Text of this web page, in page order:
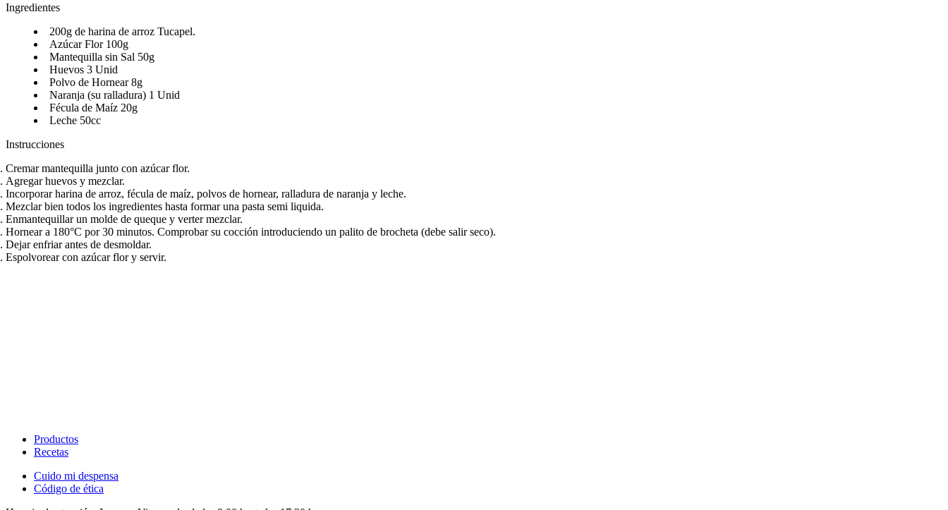
Ingredientes
200g de harina de arroz Tucapel.​​​​‌ ‍ ​‍​‍‌‍ ‌ ​‍‌‍‍‌‌‍‌ ‌‍‍‌‌‍ ‍​‍​‍​ ‍‍​‍​‍‌ ​ ‌‍​‌‌‍ ‍‌‍‍‌‌ ‌​‌ ‍‌​‍ ‍‌‍‍‌‌‍ ​‍​‍​‍ ​​‍​‍‌‍‍​‌ ​‍‌‍‌‌‌‍‌‍​‍​‍​ ‍‍​‍​‍‌‍‍​‌ ‌​‌ ‌​‌ ​​‌ ​ ​ ‍‍​‍ ​‍ ‌ ‌​‌ ‌‌‌‍​ ‌‍​‌‌ ​​‌‍‌‌‌‍ ​​‍ ‍‌ ​ ‌‍​‌‌‍ ‍‌‍‍‌‌ ‌​‌ ‍‌​‍ ‍‌ ​ ‌ ‌​‌ ‌‌‌‍‌​‌‍‍‌‌‍ ​‍ ‌‍‍‌‌‍ ‍‌ ‌​‌‍‌‌‌‍ ‍‌ ‌​​‍ ‌‍‌‌‌‍‌​‌‍‍‌‌ ‌​​‍ ‌‍ ‌‌‍ ‌‍‌​‌‍‌‌​ ‌‌ ​​‌ ​‍‌‍‌‌‌ ​ ‌‍‌‌‌‍ ‍‌ ‌​‌‍​‌‌ ‌​‌‍‍‌‌‍ ‌‍ ‍​ ‍ ‌‍‍‌‌‍‌​​ ‌‌ ​‍‌‍‌‌‌‍​ ‌‍‍‌‌ ​​‌‍‌‌​‍ ‌​ ‍​​ ​​​ ‌ ​ ‍​​ ‍ ‌ ‌​‌ ‍‌‌ ​​‌‍‌‌​ ‌‌ ​‍‌‍‌‌‌‍​ ‌‍‍‌‌ ​​‌‍‌‌​ ‍ ‌ ​​‌‍​‌‌ ‌​‌‍‍​​ ‌‌‍‍‌‌‍ ‍‌‍‌ ‌ ​‍‌‍‌‌‌‍‌​‌‍‍‌‌‍‌‌‌‍ ‍‌ ‌​‌ ​ ​‍‌‌​ ‌‌‌​​‍‌‌ ‌‍‍ ‌‍‌‌‌ ‍‌​‍‌‌​ ​ ‌​‌​​‍‌‌​ ​ ‌​‌​​‍‌‌​ ​‍​ ​‍‌‍‌​‌‍​‌‌‍​ ​ ‍​​ ​ ‌‍​‍​ ‌‌‌‍‌‌‌‍‌‌​ ​​‌‍​‌​ ‌‌​‍‌‌​ ​‍​ ​‍​‍‌‌​ ‌‌‌​‌​​‍ ‍‌‍​ ‌‍‍​‌‍‍‌‌‍ ​‌‍‌​‌ ​‍‌‍‌‌‌‍ ‍​‍‌‌​ ‌‌‌​​‍‌‌ ‌‍‍ ‌‍‌‌‌ ‍‌​‍‌‌​ ​ ‌​‌​​‍‌‌​ ​ ‌​‌​​‍‌‌​ ​‍​ ​‍‌‍​‌‌‍‌‍‌‍‌‍​ ‍‌‌‍‌‍​ ​ ​ ‌‍​ ‍​‌‍‌​​ ‌‍​ ​​‌‍‌​​‍‌‌​ ​‍​ ​‍​‍‌‌​ ‌‌‌​‌​​‍ ‍‌ ‌​‌‍‌‌‌ ‍​‌ ‌​​ ‌‍​‍‌‍​‌‌ ​ ‌‍‌‌‌‌‌‌‌ ​‍‌‍ ​​ ‌‌‍‍​‌ ‌​‌ ‌​‌ ​​‌ ​ ​‍‌‌​ ​ ‌​​‌​‍‌‌​ ​‍‌​‌‍​‍‌‌​ ​‍‌​‌‍‌ ‌​‌ ‌‌‌‍​ ‌‍​‌‌ ​​‌‍‌‌‌‍ ​​‍ ‍‌ ​ ‌‍​‌‌‍ ‍‌‍‍‌‌ ‌​‌ ‍‌​‍ ‍‌ ​ ‌ ‌​‌ ‌‌‌‍‌​‌‍‍‌‌‍ ​‍‌‍‌‍‍‌‌‍‌​​ ‌‌ ​‍‌‍‌‌‌‍​ ‌‍‍‌‌ ​​‌‍‌‌​‍ ‌​ ‍​​ ​​​ ‌ ​ ‍​​‍‌‍‌ ‌​‌ ‍‌‌ ​​‌‍‌‌​ ‌‌ ​‍‌‍‌‌‌‍​ ‌‍‍‌‌ ​​‌‍‌‌​‍‌‍‌ ​​‌‍​‌‌ ‌​‌‍‍​​ ‌‌‍‍‌‌‍ ‍‌‍‌ ‌ ​‍‌‍‌‌‌‍‌​‌‍‍‌‌‍‌‌‌‍ ‍‌ ‌​‌ ​ ​‍‌‌​ ‌‌‌​​‍‌‌ ‌‍‍ ‌‍‌‌‌ ‍‌​‍‌‌​ ​ ‌​‌​​‍‌‌​ ​ ‌​‌​​‍‌‌​ ​‍​ ​‍‌‍‌​‌‍​‌‌‍​ ​ ‍​​ ​ ‌‍​‍​ ‌‌‌‍‌‌‌‍‌‌​ ​​‌‍​‌​ ‌‌​‍‌‌​ ​‍​ ​‍​‍‌‌​ ‌‌‌​‌​​‍ ‍‌‍​ ‌‍‍​‌‍‍‌‌‍ ​‌‍‌​‌ ​‍‌‍‌‌‌‍ ‍​‍‌‌​ ‌‌‌​​‍‌‌ ‌‍‍ ‌‍‌‌‌ ‍‌​‍‌‌​ ​ ‌​‌​​‍‌‌​ ​ ‌​‌​​‍‌‌​ ​‍​ ​‍‌‍​‌‌‍‌‍‌‍‌‍​ ‍‌‌‍‌‍​ ​ ​ ‌‍​ ‍​‌‍‌​​ ‌‍​ ​​‌‍‌​​‍‌‌​ ​‍​ ​‍​‍‌‌​ ‌‌‌​‌​​‍ ‍‌ ‌​‌‍‌‌‌ ‍​‌ ‌​​‍‌‍‌ ​​‌‍‌‌‌ ​‍‌ ​ ‌ ​​‌‍‌‌‌‍​ ‌ ‌​‌‍‍‌‌ ‌‍‌‍‌‌​ ‌‌ ​​‌ ‌‌‌‍​‍‌‍ ​‌‍‍‌‌ ​ ‌‍‍​‌‍‌‌‌‍‌​​‍​‍‌ ‌
Azúcar Flor 100g​​​​‌ ‍ ​‍​‍‌‍ ‌ ​‍‌‍‍‌‌‍‌ ‌‍‍‌‌‍ ‍​‍​‍​ ‍‍​‍​‍‌ ​ ‌‍​‌‌‍ ‍‌‍‍‌‌ ‌​‌ ‍‌​‍ ‍‌‍‍‌‌‍ ​‍​‍​‍ ​​‍​‍‌‍‍​‌ ​‍‌‍‌‌‌‍‌‍​‍​‍​ ‍‍​‍​‍‌‍‍​‌ ‌​‌ ‌​‌ ​​‌ ​ ​ ‍‍​‍ ​‍ ‌ ‌​‌ ‌‌‌‍​ ‌‍​‌‌ ​​‌‍‌‌‌‍ ​​‍ ‍‌ ​ ‌‍​‌‌‍ ‍‌‍‍‌‌ ‌​‌ ‍‌​‍ ‍‌ ​ ‌ ‌​‌ ‌‌‌‍‌​‌‍‍‌‌‍ ​‍ ‌‍‍‌‌‍ ‍‌ ‌​‌‍‌‌‌‍ ‍‌ ‌​​‍ ‌‍‌‌‌‍‌​‌‍‍‌‌ ‌​​‍ ‌‍ ‌‌‍ ‌‍‌​‌‍‌‌​ ‌‌ ​​‌ ​‍‌‍‌‌‌ ​ ‌‍‌‌‌‍ ‍‌ ‌​‌‍​‌‌ ‌​‌‍‍‌‌‍ ‌‍ ‍​ ‍ ‌‍‍‌‌‍‌​​ ‌‌ ​‍‌‍‌‌‌‍​ ‌‍‍‌‌ ​​‌‍‌‌​‍ ‌​ ‍​​ ​​​ ‌ ​ ‍​​ ‍ ‌ ‌​‌ ‍‌‌ ​​‌‍‌‌​ ‌‌ ​‍‌‍‌‌‌‍​ ‌‍‍‌‌ ​​‌‍‌‌​ ‍ ‌ ​​‌‍​‌‌ ‌​‌‍‍​​ ‌‌‍‍‌‌‍ ‍‌‍‌ ‌ ​‍‌‍‌‌‌‍‌​‌‍‍‌‌‍‌‌‌‍ ‍‌ ‌​‌ ​ ​‍‌‌​ ‌‌‌​​‍‌‌ ‌‍‍ ‌‍‌‌‌ ‍‌​‍‌‌​ ​ ‌​‌​​‍‌‌​ ​ ‌​‌​​‍‌‌​ ​‍​ ​‍​ ‍‌​ ​​​ ‍‌‌‍‌‌‌‍​‌‌‍‌‌​ ‍​​ ​‌​ ​‌‌‍​ ‌‍​ ‌‍‌​​‍‌‌​ ​‍​ ​‍​‍‌‌​ ‌‌‌​‌​​‍ ‍‌‍​ ‌‍‍​‌‍‍‌‌‍ ​‌‍‌​‌ ​‍‌‍‌‌‌‍ ‍​‍‌‌​ ‌‌‌​​‍‌‌ ‌‍‍ ‌‍‌‌‌ ‍‌​‍‌‌​ ​ ‌​‌​​‍‌‌​ ​ ‌​‌​​‍‌‌​ ​‍​ ​‍‌‍​ ​ ​‌​ ​ ​ ​‍‌‍​ ​ ‍‌‌‍‌‍​ ​​​ ‌‌​ ​ ‌‍‌‌‌‍‌‍​‍‌‌​ ​‍​ ​‍​‍‌‌​ ‌‌‌​‌​​‍ ‍‌ ‌​‌‍‌‌‌ ‍​‌ ‌​​ ‌‍​‍‌‍​‌‌ ​ ‌‍‌‌‌‌‌‌‌ ​‍‌‍ ​​ ‌‌‍‍​‌ ‌​‌ ‌​‌ ​​‌ ​ ​‍‌‌​ ​ ‌​​‌​‍‌‌​ ​‍‌​‌‍​‍‌‌​ ​‍‌​‌‍‌ ‌​‌ ‌‌‌‍​ ‌‍​‌‌ ​​‌‍‌‌‌‍ ​​‍ ‍‌ ​ ‌‍​‌‌‍ ‍‌‍‍‌‌ ‌​‌ ‍‌​‍ ‍‌ ​ ‌ ‌​‌ ‌‌‌‍‌​‌‍‍‌‌‍ ​‍‌‍‌‍‍‌‌‍‌​​ ‌‌ ​‍‌‍‌‌‌‍​ ‌‍‍‌‌ ​​‌‍‌‌​‍ ‌​ ‍​​ ​​​ ‌ ​ ‍​​‍‌‍‌ ‌​‌ ‍‌‌ ​​‌‍‌‌​ ‌‌ ​‍‌‍‌‌‌‍​ ‌‍‍‌‌ ​​‌‍‌‌​‍‌‍‌ ​​‌‍​‌‌ ‌​‌‍‍​​ ‌‌‍‍‌‌‍ ‍‌‍‌ ‌ ​‍‌‍‌‌‌‍‌​‌‍‍‌‌‍‌‌‌‍ ‍‌ ‌​‌ ​ ​‍‌‌​ ‌‌‌​​‍‌‌ ‌‍‍ ‌‍‌‌‌ ‍‌​‍‌‌​ ​ ‌​‌​​‍‌‌​ ​ ‌​‌​​‍‌‌​ ​‍​ ​‍​ ‍‌​ ​​​ ‍‌‌‍‌‌‌‍​‌‌‍‌‌​ ‍​​ ​‌​ ​‌‌‍​ ‌‍​ ‌‍‌​​‍‌‌​ ​‍​ ​‍​‍‌‌​ ‌‌‌​‌​​‍ ‍‌‍​ ‌‍‍​‌‍‍‌‌‍ ​‌‍‌​‌ ​‍‌‍‌‌‌‍ ‍​‍‌‌​ ‌‌‌​​‍‌‌ ‌‍‍ ‌‍‌‌‌ ‍‌​‍‌‌​ ​ ‌​‌​​‍‌‌​ ​ ‌​‌​​‍‌‌​ ​‍​ ​‍‌‍​ ​ ​‌​ ​ ​ ​‍‌‍​ ​ ‍‌‌‍‌‍​ ​​​ ‌‌​ ​ ‌‍‌‌‌‍‌‍​‍‌‌​ ​‍​ ​‍​‍‌‌​ ‌‌‌​‌​​‍ ‍‌ ‌​‌‍‌‌‌ ‍​‌ ‌​​‍‌‍‌ ​​‌‍‌‌‌ ​‍‌ ​ ‌ ​​‌‍‌‌‌‍​ ‌ ‌​‌‍‍‌‌ ‌‍‌‍‌‌​ ‌‌ ​​‌ ‌‌‌‍​‍‌‍ ​‌‍‍‌‌ ​ ‌‍‍​‌‍‌‌‌‍‌​​‍​‍‌ ‌
Mantequilla sin Sal 50g​​​​‌ ‍ ​‍​‍‌‍ ‌ ​‍‌‍‍‌‌‍‌ ‌‍‍‌‌‍ ‍​‍​‍​ ‍‍​‍​‍‌ ​ ‌‍​‌‌‍ ‍‌‍‍‌‌ ‌​‌ ‍‌​‍ ‍‌‍‍‌‌‍ ​‍​‍​‍ ​​‍​‍‌‍‍​‌ ​‍‌‍‌‌‌‍‌‍​‍​‍​ ‍‍​‍​‍‌‍‍​‌ ‌​‌ ‌​‌ ​​‌ ​ ​ ‍‍​‍ ​‍ ‌ ‌​‌ ‌‌‌‍​ ‌‍​‌‌ ​​‌‍‌‌‌‍ ​​‍ ‍‌ ​ ‌‍​‌‌‍ ‍‌‍‍‌‌ ‌​‌ ‍‌​‍ ‍‌ ​ ‌ ‌​‌ ‌‌‌‍‌​‌‍‍‌‌‍ ​‍ ‌‍‍‌‌‍ ‍‌ ‌​‌‍‌‌‌‍ ‍‌ ‌​​‍ ‌‍‌‌‌‍‌​‌‍‍‌‌ ‌​​‍ ‌‍ ‌‌‍ ‌‍‌​‌‍‌‌​ ‌‌ ​​‌ ​‍‌‍‌‌‌ ​ ‌‍‌‌‌‍ ‍‌ ‌​‌‍​‌‌ ‌​‌‍‍‌‌‍ ‌‍ ‍​ ‍ ‌‍‍‌‌‍‌​​ ‌‌ ​‍‌‍‌‌‌‍​ ‌‍‍‌‌ ​​‌‍‌‌​‍ ‌​ ‍​​ ​​​ ‌ ​ ‍​​ ‍ ‌ ‌​‌ ‍‌‌ ​​‌‍‌‌​ ‌‌ ​‍‌‍‌‌‌‍​ ‌‍‍‌‌ ​​‌‍‌‌​ ‍ ‌ ​​‌‍​‌‌ ‌​‌‍‍​​ ‌‌‍‍‌‌‍ ‍‌‍‌ ‌ ​‍‌‍‌‌‌‍‌​‌‍‍‌‌‍‌‌‌‍ ‍‌ ‌​‌ ​ ​‍‌‌​ ‌‌‌​​‍‌‌ ‌‍‍ ‌‍‌‌‌ ‍‌​‍‌‌​ ​ ‌​‌​​‍‌‌​ ​ ‌​‌​​‍‌‌​ ​‍​ ​‍​ ‌‍‌‍‌​‌‍​ ​ ‌ ‌‍‌​​ ‍​​ ‍​‌‍​‌​ ‌​​ ‌‍​ ‌‍​ ​​​‍‌‌​ ​‍​ ​‍​‍‌‌​ ‌‌‌​‌​​‍ ‍‌‍​ ‌‍‍​‌‍‍‌‌‍ ​‌‍‌​‌ ​‍‌‍‌‌‌‍ ‍​‍‌‌​ ‌‌‌​​‍‌‌ ‌‍‍ ‌‍‌‌‌ ‍‌​‍‌‌​ ​ ‌​‌​​‍‌‌​ ​ ‌​‌​​‍‌‌​ ​‍​ ​‍​ ​​‌‍​ ​ ‍‌​ ​‌‌‍​‍​ ​ ‌‍​ ​ ‌‍‌‍​‍‌‍‌‍​ ‌​‌‍‌‍​‍‌‌​ ​‍​ ​‍​‍‌‌​ ‌‌‌​‌​​‍ ‍‌ ‌​‌‍‌‌‌ ‍​‌ ‌​​ ‌‍​‍‌‍​‌‌ ​ ‌‍‌‌‌‌‌‌‌ ​‍‌‍ ​​ ‌‌‍‍​‌ ‌​‌ ‌​‌ ​​‌ ​ ​‍‌‌​ ​ ‌​​‌​‍‌‌​ ​‍‌​‌‍​‍‌‌​ ​‍‌​‌‍‌ ‌​‌ ‌‌‌‍​ ‌‍​‌‌ ​​‌‍‌‌‌‍ ​​‍ ‍‌ ​ ‌‍​‌‌‍ ‍‌‍‍‌‌ ‌​‌ ‍‌​‍ ‍‌ ​ ‌ ‌​‌ ‌‌‌‍‌​‌‍‍‌‌‍ ​‍‌‍‌‍‍‌‌‍‌​​ ‌‌ ​‍‌‍‌‌‌‍​ ‌‍‍‌‌ ​​‌‍‌‌​‍ ‌​ ‍​​ ​​​ ‌ ​ ‍​​‍‌‍‌ ‌​‌ ‍‌‌ ​​‌‍‌‌​ ‌‌ ​‍‌‍‌‌‌‍​ ‌‍‍‌‌ ​​‌‍‌‌​‍‌‍‌ ​​‌‍​‌‌ ‌​‌‍‍​​ ‌‌‍‍‌‌‍ ‍‌‍‌ ‌ ​‍‌‍‌‌‌‍‌​‌‍‍‌‌‍‌‌‌‍ ‍‌ ‌​‌ ​ ​‍‌‌​ ‌‌‌​​‍‌‌ ‌‍‍ ‌‍‌‌‌ ‍‌​‍‌‌​ ​ ‌​‌​​‍‌‌​ ​ ‌​‌​​‍‌‌​ ​‍​ ​‍​ ‌‍‌‍‌​‌‍​ ​ ‌ ‌‍‌​​ ‍​​ ‍​‌‍​‌​ ‌​​ ‌‍​ ‌‍​ ​​​‍‌‌​ ​‍​ ​‍​‍‌‌​ ‌‌‌​‌​​‍ ‍‌‍​ ‌‍‍​‌‍‍‌‌‍ ​‌‍‌​‌ ​‍‌‍‌‌‌‍ ‍​‍‌‌​ ‌‌‌​​‍‌‌ ‌‍‍ ‌‍‌‌‌ ‍‌​‍‌‌​ ​ ‌​‌​​‍‌‌​ ​ ‌​‌​​‍‌‌​ ​‍​ ​‍​ ​​‌‍​ ​ ‍‌​ ​‌‌‍​‍​ ​ ‌‍​ ​ ‌‍‌‍​‍‌‍‌‍​ ‌​‌‍‌‍​‍‌‌​ ​‍​ ​‍​‍‌‌​ ‌‌‌​‌​​‍ ‍‌ ‌​‌‍‌‌‌ ‍​‌ ‌​​‍‌‍‌ ​​‌‍‌‌‌ ​‍‌ ​ ‌ ​​‌‍‌‌‌‍​ ‌ ‌​‌‍‍‌‌ ‌‍‌‍‌‌​ ‌‌ ​​‌ ‌‌‌‍​‍‌‍ ​‌‍‍‌‌ ​ ‌‍‍​‌‍‌‌‌‍‌​​‍​‍‌ ‌
Huevos 3 Unid​​​​‌ ‍ ​‍​‍‌‍ ‌ ​‍‌‍‍‌‌‍‌ ‌‍‍‌‌‍ ‍​‍​‍​ ‍‍​‍​‍‌ ​ ‌‍​‌‌‍ ‍‌‍‍‌‌ ‌​‌ ‍‌​‍ ‍‌‍‍‌‌‍ ​‍​‍​‍ ​​‍​‍‌‍‍​‌ ​‍‌‍‌‌‌‍‌‍​‍​‍​ ‍‍​‍​‍‌‍‍​‌ ‌​‌ ‌​‌ ​​‌ ​ ​ ‍‍​‍ ​‍ ‌ ‌​‌ ‌‌‌‍​ ‌‍​‌‌ ​​‌‍‌‌‌‍ ​​‍ ‍‌ ​ ‌‍​‌‌‍ ‍‌‍‍‌‌ ‌​‌ ‍‌​‍ ‍‌ ​ ‌ ‌​‌ ‌‌‌‍‌​‌‍‍‌‌‍ ​‍ ‌‍‍‌‌‍ ‍‌ ‌​‌‍‌‌‌‍ ‍‌ ‌​​‍ ‌‍‌‌‌‍‌​‌‍‍‌‌ ‌​​‍ ‌‍ ‌‌‍ ‌‍‌​‌‍‌‌​ ‌‌ ​​‌ ​‍‌‍‌‌‌ ​ ‌‍‌‌‌‍ ‍‌ ‌​‌‍​‌‌ ‌​‌‍‍‌‌‍ ‌‍ ‍​ ‍ ‌‍‍‌‌‍‌​​ ‌‌ ​‍‌‍‌‌‌‍​ ‌‍‍‌‌ ​​‌‍‌‌​‍ ‌​ ‍​​ ​​​ ‌ ​ ‍​​ ‍ ‌ ‌​‌ ‍‌‌ ​​‌‍‌‌​ ‌‌ ​‍‌‍‌‌‌‍​ ‌‍‍‌‌ ​​‌‍‌‌​ ‍ ‌ ​​‌‍​‌‌ ‌​‌‍‍​​ ‌‌‍‍‌‌‍ ‍‌‍‌ ‌ ​‍‌‍‌‌‌‍‌​‌‍‍‌‌‍‌‌‌‍ ‍‌ ‌​‌ ​ ​‍‌‌​ ‌‌‌​​‍‌‌ ‌‍‍ ‌‍‌‌‌ ‍‌​‍‌‌​ ​ ‌​‌​​‍‌‌​ ​ ‌​‌​​‍‌‌​ ​‍​ ​‍‌‍​‌‌‍​‌‌‍​‍‌‍‌​​ ​‌​ ‌‌​ ​‌‌‍​‍‌‍‌‌​ ​‌‌‍​‌​ ‌​​‍‌‌​ ​‍​ ​‍​‍‌‌​ ‌‌‌​‌​​‍ ‍‌‍​ ‌‍‍​‌‍‍‌‌‍ ​‌‍‌​‌ ​‍‌‍‌‌‌‍ ‍​‍‌‌​ ‌‌‌​​‍‌‌ ‌‍‍ ‌‍‌‌‌ ‍‌​‍‌‌​ ​ ‌​‌​​‍‌‌​ ​ ‌​‌​​‍‌‌​ ​‍​ ​‍‌‍​‍‌‍‌‌​ ​ ​ ​ ​ ‌​​ ​‌​ ​ ​ ‍‌​ ‌​​ ‌​​ ‌‌‌‍‌‌​‍‌‌​ ​‍​ ​‍​‍‌‌​ ‌‌‌​‌​​‍ ‍‌ ‌​‌‍‌‌‌ ‍​‌ ‌​​ ‌‍​‍‌‍​‌‌ ​ ‌‍‌‌‌‌‌‌‌ ​‍‌‍ ​​ ‌‌‍‍​‌ ‌​‌ ‌​‌ ​​‌ ​ ​‍‌‌​ ​ ‌​​‌​‍‌‌​ ​‍‌​‌‍​‍‌‌​ ​‍‌​‌‍‌ ‌​‌ ‌‌‌‍​ ‌‍​‌‌ ​​‌‍‌‌‌‍ ​​‍ ‍‌ ​ ‌‍​‌‌‍ ‍‌‍‍‌‌ ‌​‌ ‍‌​‍ ‍‌ ​ ‌ ‌​‌ ‌‌‌‍‌​‌‍‍‌‌‍ ​‍‌‍‌‍‍‌‌‍‌​​ ‌‌ ​‍‌‍‌‌‌‍​ ‌‍‍‌‌ ​​‌‍‌‌​‍ ‌​ ‍​​ ​​​ ‌ ​ ‍​​‍‌‍‌ ‌​‌ ‍‌‌ ​​‌‍‌‌​ ‌‌ ​‍‌‍‌‌‌‍​ ‌‍‍‌‌ ​​‌‍‌‌​‍‌‍‌ ​​‌‍​‌‌ ‌​‌‍‍​​ ‌‌‍‍‌‌‍ ‍‌‍‌ ‌ ​‍‌‍‌‌‌‍‌​‌‍‍‌‌‍‌‌‌‍ ‍‌ ‌​‌ ​ ​‍‌‌​ ‌‌‌​​‍‌‌ ‌‍‍ ‌‍‌‌‌ ‍‌​‍‌‌​ ​ ‌​‌​​‍‌‌​ ​ ‌​‌​​‍‌‌​ ​‍​ ​‍‌‍​‌‌‍​‌‌‍​‍‌‍‌​​ ​‌​ ‌‌​ ​‌‌‍​‍‌‍‌‌​ ​‌‌‍​‌​ ‌​​‍‌‌​ ​‍​ ​‍​‍‌‌​ ‌‌‌​‌​​‍ ‍‌‍​ ‌‍‍​‌‍‍‌‌‍ ​‌‍‌​‌ ​‍‌‍‌‌‌‍ ‍​‍‌‌​ ‌‌‌​​‍‌‌ ‌‍‍ ‌‍‌‌‌ ‍‌​‍‌‌​ ​ ‌​‌​​‍‌‌​ ​ ‌​‌​​‍‌‌​ ​‍​ ​‍‌‍​‍‌‍‌‌​ ​ ​ ​ ​ ‌​​ ​‌​ ​ ​ ‍‌​ ‌​​ ‌​​ ‌‌‌‍‌‌​‍‌‌​ ​‍​ ​‍​‍‌‌​ ‌‌‌​‌​​‍ ‍‌ ‌​‌‍‌‌‌ ‍​‌ ‌​​‍‌‍‌ ​​‌‍‌‌‌ ​‍‌ ​ ‌ ​​‌‍‌‌‌‍​ ‌ ‌​‌‍‍‌‌ ‌‍‌‍‌‌​ ‌‌ ​​‌ ‌‌‌‍​‍‌‍ ​‌‍‍‌‌ ​ ‌‍‍​‌‍‌‌‌‍‌​​‍​‍‌ ‌
Polvo de Hornear 8g​​​​‌ ‍ ​‍​‍‌‍ ‌ ​‍‌‍‍‌‌‍‌ ‌‍‍‌‌‍ ‍​‍​‍​ ‍‍​‍​‍‌ ​ ‌‍​‌‌‍ ‍‌‍‍‌‌ ‌​‌ ‍‌​‍ ‍‌‍‍‌‌‍ ​‍​‍​‍ ​​‍​‍‌‍‍​‌ ​‍‌‍‌‌‌‍‌‍​‍​‍​ ‍‍​‍​‍‌‍‍​‌ ‌​‌ ‌​‌ ​​‌ ​ ​ ‍‍​‍ ​‍ ‌ ‌​‌ ‌‌‌‍​ ‌‍​‌‌ ​​‌‍‌‌‌‍ ​​‍ ‍‌ ​ ‌‍​‌‌‍ ‍‌‍‍‌‌ ‌​‌ ‍‌​‍ ‍‌ ​ ‌ ‌​‌ ‌‌‌‍‌​‌‍‍‌‌‍ ​‍ ‌‍‍‌‌‍ ‍‌ ‌​‌‍‌‌‌‍ ‍‌ ‌​​‍ ‌‍‌‌‌‍‌​‌‍‍‌‌ ‌​​‍ ‌‍ ‌‌‍ ‌‍‌​‌‍‌‌​ ‌‌ ​​‌ ​‍‌‍‌‌‌ ​ ‌‍‌‌‌‍ ‍‌ ‌​‌‍​‌‌ ‌​‌‍‍‌‌‍ ‌‍ ‍​ ‍ ‌‍‍‌‌‍‌​​ ‌‌ ​‍‌‍‌‌‌‍​ ‌‍‍‌‌ ​​‌‍‌‌​‍ ‌​ ‍​​ ​​​ ‌ ​ ‍​​ ‍ ‌ ‌​‌ ‍‌‌ ​​‌‍‌‌​ ‌‌ ​‍‌‍‌‌‌‍​ ‌‍‍‌‌ ​​‌‍‌‌​ ‍ ‌ ​​‌‍​‌‌ ‌​‌‍‍​​ ‌‌‍‍‌‌‍ ‍‌‍‌ ‌ ​‍‌‍‌‌‌‍‌​‌‍‍‌‌‍‌‌‌‍ ‍‌ ‌​‌ ​ ​‍‌‌​ ‌‌‌​​‍‌‌ ‌‍‍ ‌‍‌‌‌ ‍‌​‍‌‌​ ​ ‌​‌​​‍‌‌​ ​ ‌​‌​​‍‌‌​ ​‍​ ​‍‌‍​‍​ ​‌‌‍‌​​ ‌ ‌‍​‌​ ‍​​ ​​​ ‌‍​ ‍​​ ‌ ‌‍‌‍‌‍‌‌​‍‌‌​ ​‍​ ​‍​‍‌‌​ ‌‌‌​‌​​‍ ‍‌‍​ ‌‍‍​‌‍‍‌‌‍ ​‌‍‌​‌ ​‍‌‍‌‌‌‍ ‍​‍‌‌​ ‌‌‌​​‍‌‌ ‌‍‍ ‌‍‌‌‌ ‍‌​‍‌‌​ ​ ‌​‌​​‍‌‌​ ​ ‌​‌​​‍‌‌​ ​‍​ ​‍​ ‌ ‌‍‌​​ ‍​​ ​ ​ ‌​​ ‌‍​ ​‌‌‍​‍​ ​‌​ ​​​ ‍​​ ​‌​‍‌‌​ ​‍​ ​‍​‍‌‌​ ‌‌‌​‌​​‍ ‍‌ ‌​‌‍‌‌‌ ‍​‌ ‌​​ ‌‍​‍‌‍​‌‌ ​ ‌‍‌‌‌‌‌‌‌ ​‍‌‍ ​​ ‌‌‍‍​‌ ‌​‌ ‌​‌ ​​‌ ​ ​‍‌‌​ ​ ‌​​‌​‍‌‌​ ​‍‌​‌‍​‍‌‌​ ​‍‌​‌‍‌ ‌​‌ ‌‌‌‍​ ‌‍​‌‌ ​​‌‍‌‌‌‍ ​​‍ ‍‌ ​ ‌‍​‌‌‍ ‍‌‍‍‌‌ ‌​‌ ‍‌​‍ ‍‌ ​ ‌ ‌​‌ ‌‌‌‍‌​‌‍‍‌‌‍ ​‍‌‍‌‍‍‌‌‍‌​​ ‌‌ ​‍‌‍‌‌‌‍​ ‌‍‍‌‌ ​​‌‍‌‌​‍ ‌​ ‍​​ ​​​ ‌ ​ ‍​​‍‌‍‌ ‌​‌ ‍‌‌ ​​‌‍‌‌​ ‌‌ ​‍‌‍‌‌‌‍​ ‌‍‍‌‌ ​​‌‍‌‌​‍‌‍‌ ​​‌‍​‌‌ ‌​‌‍‍​​ ‌‌‍‍‌‌‍ ‍‌‍‌ ‌ ​‍‌‍‌‌‌‍‌​‌‍‍‌‌‍‌‌‌‍ ‍‌ ‌​‌ ​ ​‍‌‌​ ‌‌‌​​‍‌‌ ‌‍‍ ‌‍‌‌‌ ‍‌​‍‌‌​ ​ ‌​‌​​‍‌‌​ ​ ‌​‌​​‍‌‌​ ​‍​ ​‍‌‍​‍​ ​‌‌‍‌​​ ‌ ‌‍​‌​ ‍​​ ​​​ ‌‍​ ‍​​ ‌ ‌‍‌‍‌‍‌‌​‍‌‌​ ​‍​ ​‍​‍‌‌​ ‌‌‌​‌​​‍ ‍‌‍​ ‌‍‍​‌‍‍‌‌‍ ​‌‍‌​‌ ​‍‌‍‌‌‌‍ ‍​‍‌‌​ ‌‌‌​​‍‌‌ ‌‍‍ ‌‍‌‌‌ ‍‌​‍‌‌​ ​ ‌​‌​​‍‌‌​ ​ ‌​‌​​‍‌‌​ ​‍​ ​‍​ ‌ ‌‍‌​​ ‍​​ ​ ​ ‌​​ ‌‍​ ​‌‌‍​‍​ ​‌​ ​​​ ‍​​ ​‌​‍‌‌​ ​‍​ ​‍​‍‌‌​ ‌‌‌​‌​​‍ ‍‌ ‌​‌‍‌‌‌ ‍​‌ ‌​​‍‌‍‌ ​​‌‍‌‌‌ ​‍‌ ​ ‌ ​​‌‍‌‌‌‍​ ‌ ‌​‌‍‍‌‌ ‌‍‌‍‌‌​ ‌‌ ​​‌ ‌‌‌‍​‍‌‍ ​‌‍‍‌‌ ​ ‌‍‍​‌‍‌‌‌‍‌​​‍​‍‌ ‌
Naranja (su ralladura) 1 Unid​​​​‌ ‍ ​‍​‍‌‍ ‌ ​‍‌‍‍‌‌‍‌ ‌‍‍‌‌‍ ‍​‍​‍​ ‍‍​‍​‍‌ ​ ‌‍​‌‌‍ ‍‌‍‍‌‌ ‌​‌ ‍‌​‍ ‍‌‍‍‌‌‍ ​‍​‍​‍ ​​‍​‍‌‍‍​‌ ​‍‌‍‌‌‌‍‌‍​‍​‍​ ‍‍​‍​‍‌‍‍​‌ ‌​‌ ‌​‌ ​​‌ ​ ​ ‍‍​‍ ​‍ ‌ ‌​‌ ‌‌‌‍​ ‌‍​‌‌ ​​‌‍‌‌‌‍ ​​‍ ‍‌ ​ ‌‍​‌‌‍ ‍‌‍‍‌‌ ‌​‌ ‍‌​‍ ‍‌ ​ ‌ ‌​‌ ‌‌‌‍‌​‌‍‍‌‌‍ ​‍ ‌‍‍‌‌‍ ‍‌ ‌​‌‍‌‌‌‍ ‍‌ ‌​​‍ ‌‍‌‌‌‍‌​‌‍‍‌‌ ‌​​‍ ‌‍ ‌‌‍ ‌‍‌​‌‍‌‌​ ‌‌ ​​‌ ​‍‌‍‌‌‌ ​ ‌‍‌‌‌‍ ‍‌ ‌​‌‍​‌‌ ‌​‌‍‍‌‌‍ ‌‍ ‍​ ‍ ‌‍‍‌‌‍‌​​ ‌‌ ​‍‌‍‌‌‌‍​ ‌‍‍‌‌ ​​‌‍‌‌​‍ ‌​ ‍​​ ​​​ ‌ ​ ‍​​ ‍ ‌ ‌​‌ ‍‌‌ ​​‌‍‌‌​ ‌‌ ​‍‌‍‌‌‌‍​ ‌‍‍‌‌ ​​‌‍‌‌​ ‍ ‌ ​​‌‍​‌‌ ‌​‌‍‍​​ ‌‌‍‍‌‌‍ ‍‌‍‌ ‌ ​‍‌‍‌‌‌‍‌​‌‍‍‌‌‍‌‌‌‍ ‍‌ ‌​‌ ​ ​‍‌‌​ ‌‌‌​​‍‌‌ ‌‍‍ ‌‍‌‌‌ ‍‌​‍‌‌​ ​ ‌​‌​​‍‌‌​ ​ ‌​‌​​‍‌‌​ ​‍​ ​‍​ ‌‌​ ‍​​ ​ ​ ​ ​ ​‍​ ‍​‌‍​ ​ ​ ​ ‍​​ ‍‌​ ‌‌​ ‌‌​‍‌‌​ ​‍​ ​‍​‍‌‌​ ‌‌‌​‌​​‍ ‍‌‍​ ‌‍‍​‌‍‍‌‌‍ ​‌‍‌​‌ ​‍‌‍‌‌‌‍ ‍​‍‌‌​ ‌‌‌​​‍‌‌ ‌‍‍ ‌‍‌‌‌ ‍‌​‍‌‌​ ​ ‌​‌​​‍‌‌​ ​ ‌​‌​​‍‌‌​ ​‍​ ​‍​ ‌‌‌‍‌‌​ ‍​‌‍‌​‌‍​‍​ ‍‌​ ‌ ‌‍‌​​ ​‌‌‍‌​‌‍‌‌‌‍‌‍​‍‌‌​ ​‍​ ​‍​‍‌‌​ ‌‌‌​‌​​‍ ‍‌ ‌​‌‍‌‌‌ ‍​‌ ‌​​ ‌‍​‍‌‍​‌‌ ​ ‌‍‌‌‌‌‌‌‌ ​‍‌‍ ​​ ‌‌‍‍​‌ ‌​‌ ‌​‌ ​​‌ ​ ​‍‌‌​ ​ ‌​​‌​‍‌‌​ ​‍‌​‌‍​‍‌‌​ ​‍‌​‌‍‌ ‌​‌ ‌‌‌‍​ ‌‍​‌‌ ​​‌‍‌‌‌‍ ​​‍ ‍‌ ​ ‌‍​‌‌‍ ‍‌‍‍‌‌ ‌​‌ ‍‌​‍ ‍‌ ​ ‌ ‌​‌ ‌‌‌‍‌​‌‍‍‌‌‍ ​‍‌‍‌‍‍‌‌‍‌​​ ‌‌ ​‍‌‍‌‌‌‍​ ‌‍‍‌‌ ​​‌‍‌‌​‍ ‌​ ‍​​ ​​​ ‌ ​ ‍​​‍‌‍‌ ‌​‌ ‍‌‌ ​​‌‍‌‌​ ‌‌ ​‍‌‍‌‌‌‍​ ‌‍‍‌‌ ​​‌‍‌‌​‍‌‍‌ ​​‌‍​‌‌ ‌​‌‍‍​​ ‌‌‍‍‌‌‍ ‍‌‍‌ ‌ ​‍‌‍‌‌‌‍‌​‌‍‍‌‌‍‌‌‌‍ ‍‌ ‌​‌ ​ ​‍‌‌​ ‌‌‌​​‍‌‌ ‌‍‍ ‌‍‌‌‌ ‍‌​‍‌‌​ ​ ‌​‌​​‍‌‌​ ​ ‌​‌​​‍‌‌​ ​‍​ ​‍​ ‌‌​ ‍​​ ​ ​ ​ ​ ​‍​ ‍​‌‍​ ​ ​ ​ ‍​​ ‍‌​ ‌‌​ ‌‌​‍‌‌​ ​‍​ ​‍​‍‌‌​ ‌‌‌​‌​​‍ ‍‌‍​ ‌‍‍​‌‍‍‌‌‍ ​‌‍‌​‌ ​‍‌‍‌‌‌‍ ‍​‍‌‌​ ‌‌‌​​‍‌‌ ‌‍‍ ‌‍‌‌‌ ‍‌​‍‌‌​ ​ ‌​‌​​‍‌‌​ ​ ‌​‌​​‍‌‌​ ​‍​ ​‍​ ‌‌‌‍‌‌​ ‍​‌‍‌​‌‍​‍​ ‍‌​ ‌ ‌‍‌​​ ​‌‌‍‌​‌‍‌‌‌‍‌‍​‍‌‌​ ​‍​ ​‍​‍‌‌​ ‌‌‌​‌​​‍ ‍‌ ‌​‌‍‌‌‌ ‍​‌ ‌​​‍‌‍‌ ​​‌‍‌‌‌ ​‍‌ ​ ‌ ​​‌‍‌‌‌‍​ ‌ ‌​‌‍‍‌‌ ‌‍‌‍‌‌​ ‌‌ ​​‌ ‌‌‌‍​‍‌‍ ​‌‍‍‌‌ ​ ‌‍‍​‌‍‌‌‌‍‌​​‍​‍‌ ‌
Fécula de Maíz 20g​​​​‌ ‍ ​‍​‍‌‍ ‌ ​‍‌‍‍‌‌‍‌ ‌‍‍‌‌‍ ‍​‍​‍​ ‍‍​‍​‍‌ ​ ‌‍​‌‌‍ ‍‌‍‍‌‌ ‌​‌ ‍‌​‍ ‍‌‍‍‌‌‍ ​‍​‍​‍ ​​‍​‍‌‍‍​‌ ​‍‌‍‌‌‌‍‌‍​‍​‍​ ‍‍​‍​‍‌‍‍​‌ ‌​‌ ‌​‌ ​​‌ ​ ​ ‍‍​‍ ​‍ ‌ ‌​‌ ‌‌‌‍​ ‌‍​‌‌ ​​‌‍‌‌‌‍ ​​‍ ‍‌ ​ ‌‍​‌‌‍ ‍‌‍‍‌‌ ‌​‌ ‍‌​‍ ‍‌ ​ ‌ ‌​‌ ‌‌‌‍‌​‌‍‍‌‌‍ ​‍ ‌‍‍‌‌‍ ‍‌ ‌​‌‍‌‌‌‍ ‍‌ ‌​​‍ ‌‍‌‌‌‍‌​‌‍‍‌‌ ‌​​‍ ‌‍ ‌‌‍ ‌‍‌​‌‍‌‌​ ‌‌ ​​‌ ​‍‌‍‌‌‌ ​ ‌‍‌‌‌‍ ‍‌ ‌​‌‍​‌‌ ‌​‌‍‍‌‌‍ ‌‍ ‍​ ‍ ‌‍‍‌‌‍‌​​ ‌‌ ​‍‌‍‌‌‌‍​ ‌‍‍‌‌ ​​‌‍‌‌​‍ ‌​ ‍​​ ​​​ ‌ ​ ‍​​ ‍ ‌ ‌​‌ ‍‌‌ ​​‌‍‌‌​ ‌‌ ​‍‌‍‌‌‌‍​ ‌‍‍‌‌ ​​‌‍‌‌​ ‍ ‌ ​​‌‍​‌‌ ‌​‌‍‍​​ ‌‌‍‍‌‌‍ ‍‌‍‌ ‌ ​‍‌‍‌‌‌‍‌​‌‍‍‌‌‍‌‌‌‍ ‍‌ ‌​‌ ​ ​‍‌‌​ ‌‌‌​​‍‌‌ ‌‍‍ ‌‍‌‌‌ ‍‌​‍‌‌​ ​ ‌​‌​​‍‌‌​ ​ ‌​‌​​‍‌‌​ ​‍​ ​‍​ ‍‌​ ​‌‌‍‌‌‌‍​ ​ ‍‌​ ‍‌​ ‌‍​ ‌​​ ‌​​ ​‍‌‍​ ​ ​‌​‍‌‌​ ​‍​ ​‍​‍‌‌​ ‌‌‌​‌​​‍ ‍‌‍​ ‌‍‍​‌‍‍‌‌‍ ​‌‍‌​‌ ​‍‌‍‌‌‌‍ ‍​‍‌‌​ ‌‌‌​​‍‌‌ ‌‍‍ ‌‍‌‌‌ ‍‌​‍‌‌​ ​ ‌​‌​​‍‌‌​ ​ ‌​‌​​‍‌‌​ ​‍​ ​‍‌‍‌‌‌‍‌‌​ ​ ​ ‌‌​ ‌‌​ ‍​​ ​ ​ ​ ​ ‌ ‌‍‌‍​ ‍​‌‍​ ​‍‌‌​ ​‍​ ​‍​‍‌‌​ ‌‌‌​‌​​‍ ‍‌ ‌​‌‍‌‌‌ ‍​‌ ‌​​ ‌‍​‍‌‍​‌‌ ​ ‌‍‌‌‌‌‌‌‌ ​‍‌‍ ​​ ‌‌‍‍​‌ ‌​‌ ‌​‌ ​​‌ ​ ​‍‌‌​ ​ ‌​​‌​‍‌‌​ ​‍‌​‌‍​‍‌‌​ ​‍‌​‌‍‌ ‌​‌ ‌‌‌‍​ ‌‍​‌‌ ​​‌‍‌‌‌‍ ​​‍ ‍‌ ​ ‌‍​‌‌‍ ‍‌‍‍‌‌ ‌​‌ ‍‌​‍ ‍‌ ​ ‌ ‌​‌ ‌‌‌‍‌​‌‍‍‌‌‍ ​‍‌‍‌‍‍‌‌‍‌​​ ‌‌ ​‍‌‍‌‌‌‍​ ‌‍‍‌‌ ​​‌‍‌‌​‍ ‌​ ‍​​ ​​​ ‌ ​ ‍​​‍‌‍‌ ‌​‌ ‍‌‌ ​​‌‍‌‌​ ‌‌ ​‍‌‍‌‌‌‍​ ‌‍‍‌‌ ​​‌‍‌‌​‍‌‍‌ ​​‌‍​‌‌ ‌​‌‍‍​​ ‌‌‍‍‌‌‍ ‍‌‍‌ ‌ ​‍‌‍‌‌‌‍‌​‌‍‍‌‌‍‌‌‌‍ ‍‌ ‌​‌ ​ ​‍‌‌​ ‌‌‌​​‍‌‌ ‌‍‍ ‌‍‌‌‌ ‍‌​‍‌‌​ ​ ‌​‌​​‍‌‌​ ​ ‌​‌​​‍‌‌​ ​‍​ ​‍​ ‍‌​ ​‌‌‍‌‌‌‍​ ​ ‍‌​ ‍‌​ ‌‍​ ‌​​ ‌​​ ​‍‌‍​ ​ ​‌​‍‌‌​ ​‍​ ​‍​‍‌‌​ ‌‌‌​‌​​‍ ‍‌‍​ ‌‍‍​‌‍‍‌‌‍ ​‌‍‌​‌ ​‍‌‍‌‌‌‍ ‍​‍‌‌​ ‌‌‌​​‍‌‌ ‌‍‍ ‌‍‌‌‌ ‍‌​‍‌‌​ ​ ‌​‌​​‍‌‌​ ​ ‌​‌​​‍‌‌​ ​‍​ ​‍‌‍‌‌‌‍‌‌​ ​ ​ ‌‌​ ‌‌​ ‍​​ ​ ​ ​ ​ ‌ ‌‍‌‍​ ‍​‌‍​ ​‍‌‌​ ​‍​ ​‍​‍‌‌​ ‌‌‌​‌​​‍ ‍‌ ‌​‌‍‌‌‌ ‍​‌ ‌​​‍‌‍‌ ​​‌‍‌‌‌ ​‍‌ ​ ‌ ​​‌‍‌‌‌‍​ ‌ ‌​‌‍‍‌‌ ‌‍‌‍‌‌​ ‌‌ ​​‌ ‌‌‌‍​‍‌‍ ​‌‍‍‌‌ ​ ‌‍‍​‌‍‌‌‌‍‌​​‍​‍‌ ‌
Leche 50cc​​​​‌ ‍ ​‍​‍‌‍ ‌ ​‍‌‍‍‌‌‍‌ ‌‍‍‌‌‍ ‍​‍​‍​ ‍‍​‍​‍‌ ​ ‌‍​‌‌‍ ‍‌‍‍‌‌ ‌​‌ ‍‌​‍ ‍‌‍‍‌‌‍ ​‍​‍​‍ ​​‍​‍‌‍‍​‌ ​‍‌‍‌‌‌‍‌‍​‍​‍​ ‍‍​‍​‍‌‍‍​‌ ‌​‌ ‌​‌ ​​‌ ​ ​ ‍‍​‍ ​‍ ‌ ‌​‌ ‌‌‌‍​ ‌‍​‌‌ ​​‌‍‌‌‌‍ ​​‍ ‍‌ ​ ‌‍​‌‌‍ ‍‌‍‍‌‌ ‌​‌ ‍‌​‍ ‍‌ ​ ‌ ‌​‌ ‌‌‌‍‌​‌‍‍‌‌‍ ​‍ ‌‍‍‌‌‍ ‍‌ ‌​‌‍‌‌‌‍ ‍‌ ‌​​‍ ‌‍‌‌‌‍‌​‌‍‍‌‌ ‌​​‍ ‌‍ ‌‌‍ ‌‍‌​‌‍‌‌​ ‌‌ ​​‌ ​‍‌‍‌‌‌ ​ ‌‍‌‌‌‍ ‍‌ ‌​‌‍​‌‌ ‌​‌‍‍‌‌‍ ‌‍ ‍​ ‍ ‌‍‍‌‌‍‌​​ ‌‌ ​‍‌‍‌‌‌‍​ ‌‍‍‌‌ ​​‌‍‌‌​‍ ‌​ ‍​​ ​​​ ‌ ​ ‍​​ ‍ ‌ ‌​‌ ‍‌‌ ​​‌‍‌‌​ ‌‌ ​‍‌‍‌‌‌‍​ ‌‍‍‌‌ ​​‌‍‌‌​ ‍ ‌ ​​‌‍​‌‌ ‌​‌‍‍​​ ‌‌‍‍‌‌‍ ‍‌‍‌ ‌ ​‍‌‍‌‌‌‍‌​‌‍‍‌‌‍‌‌‌‍ ‍‌ ‌​‌ ​ ​‍‌‌​ ‌‌‌​​‍‌‌ ‌‍‍ ‌‍‌‌‌ ‍‌​‍‌‌​ ​ ‌​‌​​‍‌‌​ ​ ‌​‌​​‍‌‌​ ​‍​ ​‍‌‍‌‌​ ​‌‌‍​‌‌‍‌‍​ ‍‌‌‍​‌​ ‍‌​ ​ ‌‍‌​​ ​‌​ ‌‌‌‍‌‌​‍‌‌​ ​‍​ ​‍​‍‌‌​ ‌‌‌​‌​​‍ ‍‌‍​ ‌‍‍​‌‍‍‌‌‍ ​‌‍‌​‌ ​‍‌‍‌‌‌‍ ‍​‍‌‌​ ‌‌‌​​‍‌‌ ‌‍‍ ‌‍‌‌‌ ‍‌​‍‌‌​ ​ ‌​‌​​‍‌‌​ ​ ‌​‌​​‍‌‌​ ​‍​ ​‍​ ‌​​ ​ ​ ​‍​ ​ ​ ​‌‌‍​ ​ ‌‌​ ​ ​ ​‌‌‍‌‌‌‍‌​‌‍​‍​‍‌‌​ ​‍​ ​‍​‍‌‌​ ‌‌‌​‌​​‍ ‍‌ ‌​‌‍‌‌‌ ‍​‌ ‌​​ ‌‍​‍‌‍​‌‌ ​ ‌‍‌‌‌‌‌‌‌ ​‍‌‍ ​​ ‌‌‍‍​‌ ‌​‌ ‌​‌ ​​‌ ​ ​‍‌‌​ ​ ‌​​‌​‍‌‌​ ​‍‌​‌‍​‍‌‌​ ​‍‌​‌‍‌ ‌​‌ ‌‌‌‍​ ‌‍​‌‌ ​​‌‍‌‌‌‍ ​​‍ ‍‌ ​ ‌‍​‌‌‍ ‍‌‍‍‌‌ ‌​‌ ‍‌​‍ ‍‌ ​ ‌ ‌​‌ ‌‌‌‍‌​‌‍‍‌‌‍ ​‍‌‍‌‍‍‌‌‍‌​​ ‌‌ ​‍‌‍‌‌‌‍​ ‌‍‍‌‌ ​​‌‍‌‌​‍ ‌​ ‍​​ ​​​ ‌ ​ ‍​​‍‌‍‌ ‌​‌ ‍‌‌ ​​‌‍‌‌​ ‌‌ ​‍‌‍‌‌‌‍​ ‌‍‍‌‌ ​​‌‍‌‌​‍‌‍‌ ​​‌‍​‌‌ ‌​‌‍‍​​ ‌‌‍‍‌‌‍ ‍‌‍‌ ‌ ​‍‌‍‌‌‌‍‌​‌‍‍‌‌‍‌‌‌‍ ‍‌ ‌​‌ ​ ​‍‌‌​ ‌‌‌​​‍‌‌ ‌‍‍ ‌‍‌‌‌ ‍‌​‍‌‌​ ​ ‌​‌​​‍‌‌​ ​ ‌​‌​​‍‌‌​ ​‍​ ​‍‌‍‌‌​ ​‌‌‍​‌‌‍‌‍​ ‍‌‌‍​‌​ ‍‌​ ​ ‌‍‌​​ ​‌​ ‌‌‌‍‌‌​‍‌‌​ ​‍​ ​‍​‍‌‌​ ‌‌‌​‌​​‍ ‍‌‍​ ‌‍‍​‌‍‍‌‌‍ ​‌‍‌​‌ ​‍‌‍‌‌‌‍ ‍​‍‌‌​ ‌‌‌​​‍‌‌ ‌‍‍ ‌‍‌‌‌ ‍‌​‍‌‌​ ​ ‌​‌​​‍‌‌​ ​ ‌​‌​​‍‌‌​ ​‍​ ​‍​ ‌​​ ​ ​ ​‍​ ​ ​ ​‌‌‍​ ​ ‌‌​ ​ ​ ​‌‌‍‌‌‌‍‌​‌‍​‍​‍‌‌​ ​‍​ ​‍​‍‌‌​ ‌‌‌​‌​​‍ ‍‌ ‌​‌‍‌‌‌ ‍​‌ ‌​​‍‌‍‌ ​​‌‍‌‌‌ ​‍‌ ​ ‌ ​​‌‍‌‌‌‍​ ‌ ‌​‌‍‍‌‌ ‌‍‌‍‌‌​ ‌‌ ​​‌ ‌‌‌‍​‍‌‍ ​‌‍‍‌‌ ​ ‌‍‍​‌‍‌‌‌‍‌​​‍​‍‌ ‌
Instrucciones
Cremar mantequilla junto con azúcar flor.​​​​‌ ‍ ​‍​‍‌‍ ‌ ​‍‌‍‍‌‌‍‌ ‌‍‍‌‌‍ ‍​‍​‍​ ‍‍​‍​‍‌ ​ ‌‍​‌‌‍ ‍‌‍‍‌‌ ‌​‌ ‍‌​‍ ‍‌‍‍‌‌‍ ​‍​‍​‍ ​​‍​‍‌‍‍​‌ ​‍‌‍‌‌‌‍‌‍​‍​‍​ ‍‍​‍​‍‌‍‍​‌ ‌​‌ ‌​‌ ​​‌ ​ ​ ‍‍​‍ ​‍ ‌ ‌​‌ ‌‌‌‍​ ‌‍​‌‌ ​​‌‍‌‌‌‍ ​​‍ ‍‌ ​ ‌‍​‌‌‍ ‍‌‍‍‌‌ ‌​‌ ‍‌​‍ ‍‌ ​ ‌ ‌​‌ ‌‌‌‍‌​‌‍‍‌‌‍ ​‍ ‌‍‍‌‌‍ ‍‌ ‌​‌‍‌‌‌‍ ‍‌ ‌​​‍ ‌‍‌‌‌‍‌​‌‍‍‌‌ ‌​​‍ ‌‍ ‌‌‍ ‌‍‌​‌‍‌‌​ ‌‌ ​​‌ ​‍‌‍‌‌‌ ​ ‌‍‌‌‌‍ ‍‌ ‌​‌‍​‌‌ ‌​‌‍‍‌‌‍ ‌‍ ‍​ ‍ ‌‍‍‌‌‍‌​​ ‌‌ ​‍‌‍‌‌‌‍​ ‌‍‍‌‌ ​​‌‍‌‌​‍ ‌​ ‍​​ ​​​ ‌ ​ ‍​​ ‍ ‌ ‌​‌ ‍‌‌ ​​‌‍‌‌​ ‌‌ ​‍‌‍‌‌‌‍​ ‌‍‍‌‌ ​​‌‍‌‌​ ‍ ‌ ​​‌‍​‌‌ ‌​‌‍‍​​ ‌‌‍‍‌‌‍ ‍‌ ​ ‌ ‌​‌ ​‍‌ ‌‌‌‍​ ‌ ‌​‌‍‍‌‌‍ ‌‍ ‍‌ ​ ​‍‌‌​ ‌‌‌​​‍‌‌ ‌‍‍ ‌‍‌‌‌ ‍‌​‍‌‌​ ​ ‌​‌​​‍‌‌​ ​ ‌​‌​​‍‌‌​ ​‍​ ​‍​ ‍​​ ‍​​ ‌‌‌‍​ ​ ‍‌​ ‍​​ ​ ​ ​‍​ ‍‌​ ​‍‌‍‌‌‌‍‌‍​‍‌‌​ ​‍​ ​‍​‍‌‌​ ‌‌‌​‌​​‍ ‍‌‍​ ‌‍‍​‌‍‍‌‌‍ ​‌‍‌​‌ ​‍‌‍‌‌‌‍ ‍​‍‌‌​ ‌‌‌​​‍‌‌ ‌‍‍ ‌‍‌‌‌ ‍‌​‍‌‌​ ​ ‌​‌​​‍‌‌​ ​ ‌​‌​​‍‌‌​ ​‍​ ​‍‌‍​‍​ ​‌​ ‌‌‌‍​‌​ ​‌​ ‌‍​ ​ ‌‍‌‌​ ‌​​ ​ ​ ‌‌​ ‌​​‍‌‌​ ​‍​ ​‍​‍‌‌​ ‌‌‌​‌​​‍ ‍‌ ‌​‌‍‌‌‌ ‍​‌ ‌​​ ‌‍​‍‌‍​‌‌ ​ ‌‍‌‌‌‌‌‌‌ ​‍‌‍ ​​ ‌‌‍‍​‌ ‌​‌ ‌​‌ ​​‌ ​ ​‍‌‌​ ​ ‌​​‌​‍‌‌​ ​‍‌​‌‍​‍‌‌​ ​‍‌​‌‍‌ ‌​‌ ‌‌‌‍​ ‌‍​‌‌ ​​‌‍‌‌‌‍ ​​‍ ‍‌ ​ ‌‍​‌‌‍ ‍‌‍‍‌‌ ‌​‌ ‍‌​‍ ‍‌ ​ ‌ ‌​‌ ‌‌‌‍‌​‌‍‍‌‌‍ ​‍‌‍‌‍‍‌‌‍‌​​ ‌‌ ​‍‌‍‌‌‌‍​ ‌‍‍‌‌ ​​‌‍‌‌​‍ ‌​ ‍​​ ​​​ ‌ ​ ‍​​‍‌‍‌ ‌​‌ ‍‌‌ ​​‌‍‌‌​ ‌‌ ​‍‌‍‌‌‌‍​ ‌‍‍‌‌ ​​‌‍‌‌​‍‌‍‌ ​​‌‍​‌‌ ‌​‌‍‍​​ ‌‌‍‍‌‌‍ ‍‌ ​ ‌ ‌​‌ ​‍‌ ‌‌‌‍​ ‌ ‌​‌‍‍‌‌‍ ‌‍ ‍‌ ​ ​‍‌‌​ ‌‌‌​​‍‌‌ ‌‍‍ ‌‍‌‌‌ ‍‌​‍‌‌​ ​ ‌​‌​​‍‌‌​ ​ ‌​‌​​‍‌‌​ ​‍​ ​‍​ ‍​​ ‍​​ ‌‌‌‍​ ​ ‍‌​ ‍​​ ​ ​ ​‍​ ‍‌​ ​‍‌‍‌‌‌‍‌‍​‍‌‌​ ​‍​ ​‍​‍‌‌​ ‌‌‌​‌​​‍ ‍‌‍​ ‌‍‍​‌‍‍‌‌‍ ​‌‍‌​‌ ​‍‌‍‌‌‌‍ ‍​‍‌‌​ ‌‌‌​​‍‌‌ ‌‍‍ ‌‍‌‌‌ ‍‌​‍‌‌​ ​ ‌​‌​​‍‌‌​ ​ ‌​‌​​‍‌‌​ ​‍​ ​‍‌‍​‍​ ​‌​ ‌‌‌‍​‌​ ​‌​ ‌‍​ ​ ‌‍‌‌​ ‌​​ ​ ​ ‌‌​ ‌​​‍‌‌​ ​‍​ ​‍​‍‌‌​ ‌‌‌​‌​​‍ ‍‌ ‌​‌‍‌‌‌ ‍​‌ ‌​​‍‌‍‌ ​​‌‍‌‌‌ ​‍‌ ​ ‌ ​​‌‍‌‌‌‍​ ‌ ‌​‌‍‍‌‌ ‌‍‌‍‌‌​ ‌‌ ​​‌ ‌‌‌‍​‍‌‍ ​‌‍‍‌‌ ​ ‌‍‍​‌‍‌‌‌‍‌​​‍​‍‌ ‌
Agregar huevos y mezclar.​​​​‌ ‍ ​‍​‍‌‍ ‌ ​‍‌‍‍‌‌‍‌ ‌‍‍‌‌‍ ‍​‍​‍​ ‍‍​‍​‍‌ ​ ‌‍​‌‌‍ ‍‌‍‍‌‌ ‌​‌ ‍‌​‍ ‍‌‍‍‌‌‍ ​‍​‍​‍ ​​‍​‍‌‍‍​‌ ​‍‌‍‌‌‌‍‌‍​‍​‍​ ‍‍​‍​‍‌‍‍​‌ ‌​‌ ‌​‌ ​​‌ ​ ​ ‍‍​‍ ​‍ ‌ ‌​‌ ‌‌‌‍​ ‌‍​‌‌ ​​‌‍‌‌‌‍ ​​‍ ‍‌ ​ ‌‍​‌‌‍ ‍‌‍‍‌‌ ‌​‌ ‍‌​‍ ‍‌ ​ ‌ ‌​‌ ‌‌‌‍‌​‌‍‍‌‌‍ ​‍ ‌‍‍‌‌‍ ‍‌ ‌​‌‍‌‌‌‍ ‍‌ ‌​​‍ ‌‍‌‌‌‍‌​‌‍‍‌‌ ‌​​‍ ‌‍ ‌‌‍ ‌‍‌​‌‍‌‌​ ‌‌ ​​‌ ​‍‌‍‌‌‌ ​ ‌‍‌‌‌‍ ‍‌ ‌​‌‍​‌‌ ‌​‌‍‍‌‌‍ ‌‍ ‍​ ‍ ‌‍‍‌‌‍‌​​ ‌‌ ​‍‌‍‌‌‌‍​ ‌‍‍‌‌ ​​‌‍‌‌​‍ ‌​ ‍​​ ​​​ ‌ ​ ‍​​ ‍ ‌ ‌​‌ ‍‌‌ ​​‌‍‌‌​ ‌‌ ​‍‌‍‌‌‌‍​ ‌‍‍‌‌ ​​‌‍‌‌​ ‍ ‌ ​​‌‍​‌‌ ‌​‌‍‍​​ ‌‌‍‍‌‌‍ ‍‌ ​ ‌ ‌​‌ ​‍‌ ‌‌‌‍​ ‌ ‌​‌‍‍‌‌‍ ‌‍ ‍‌ ​ ​‍‌‌​ ‌‌‌​​‍‌‌ ‌‍‍ ‌‍‌‌‌ ‍‌​‍‌‌​ ​ ‌​‌​​‍‌‌​ ​ ‌​‌​​‍‌‌​ ​‍​ ​‍​ ‌​​ ‌‍‌‍​‍​ ​ ‌‍​ ​ ​‌‌‍‌​​ ‌ ‌‍​‌​ ‌​​ ‍‌​ ​ ​‍‌‌​ ​‍​ ​‍​‍‌‌​ ‌‌‌​‌​​‍ ‍‌‍​ ‌‍‍​‌‍‍‌‌‍ ​‌‍‌​‌ ​‍‌‍‌‌‌‍ ‍​‍‌‌​ ‌‌‌​​‍‌‌ ‌‍‍ ‌‍‌‌‌ ‍‌​‍‌‌​ ​ ‌​‌​​‍‌‌​ ​ ‌​‌​​‍‌‌​ ​‍​ ​‍​ ‍‌​ ‍​‌‍‌​​ ‍‌​ ‌​​ ‌‍​ ​ ​ ‍​​ ‍​‌‍‌‍‌‍​ ​ ​ ​‍‌‌​ ​‍​ ​‍​‍‌‌​ ‌‌‌​‌​​‍ ‍‌ ‌​‌‍‌‌‌ ‍​‌ ‌​​ ‌‍​‍‌‍​‌‌ ​ ‌‍‌‌‌‌‌‌‌ ​‍‌‍ ​​ ‌‌‍‍​‌ ‌​‌ ‌​‌ ​​‌ ​ ​‍‌‌​ ​ ‌​​‌​‍‌‌​ ​‍‌​‌‍​‍‌‌​ ​‍‌​‌‍‌ ‌​‌ ‌‌‌‍​ ‌‍​‌‌ ​​‌‍‌‌‌‍ ​​‍ ‍‌ ​ ‌‍​‌‌‍ ‍‌‍‍‌‌ ‌​‌ ‍‌​‍ ‍‌ ​ ‌ ‌​‌ ‌‌‌‍‌​‌‍‍‌‌‍ ​‍‌‍‌‍‍‌‌‍‌​​ ‌‌ ​‍‌‍‌‌‌‍​ ‌‍‍‌‌ ​​‌‍‌‌​‍ ‌​ ‍​​ ​​​ ‌ ​ ‍​​‍‌‍‌ ‌​‌ ‍‌‌ ​​‌‍‌‌​ ‌‌ ​‍‌‍‌‌‌‍​ ‌‍‍‌‌ ​​‌‍‌‌​‍‌‍‌ ​​‌‍​‌‌ ‌​‌‍‍​​ ‌‌‍‍‌‌‍ ‍‌ ​ ‌ ‌​‌ ​‍‌ ‌‌‌‍​ ‌ ‌​‌‍‍‌‌‍ ‌‍ ‍‌ ​ ​‍‌‌​ ‌‌‌​​‍‌‌ ‌‍‍ ‌‍‌‌‌ ‍‌​‍‌‌​ ​ ‌​‌​​‍‌‌​ ​ ‌​‌​​‍‌‌​ ​‍​ ​‍​ ‌​​ ‌‍‌‍​‍​ ​ ‌‍​ ​ ​‌‌‍‌​​ ‌ ‌‍​‌​ ‌​​ ‍‌​ ​ ​‍‌‌​ ​‍​ ​‍​‍‌‌​ ‌‌‌​‌​​‍ ‍‌‍​ ‌‍‍​‌‍‍‌‌‍ ​‌‍‌​‌ ​‍‌‍‌‌‌‍ ‍​‍‌‌​ ‌‌‌​​‍‌‌ ‌‍‍ ‌‍‌‌‌ ‍‌​‍‌‌​ ​ ‌​‌​​‍‌‌​ ​ ‌​‌​​‍‌‌​ ​‍​ ​‍​ ‍‌​ ‍​‌‍‌​​ ‍‌​ ‌​​ ‌‍​ ​ ​ ‍​​ ‍​‌‍‌‍‌‍​ ​ ​ ​‍‌‌​ ​‍​ ​‍​‍‌‌​ ‌‌‌​‌​​‍ ‍‌ ‌​‌‍‌‌‌ ‍​‌ ‌​​‍‌‍‌ ​​‌‍‌‌‌ ​‍‌ ​ ‌ ​​‌‍‌‌‌‍​ ‌ ‌​‌‍‍‌‌ ‌‍‌‍‌‌​ ‌‌ ​​‌ ‌‌‌‍​‍‌‍ ​‌‍‍‌‌ ​ ‌‍‍​‌‍‌‌‌‍‌​​‍​‍‌ ‌
Incorporar harina de arroz, fécula de maíz, polvos de hornear, ralladura de naranja y leche.​​​​‌ ‍ ​‍​‍‌‍ ‌ ​‍‌‍‍‌‌‍‌ ‌‍‍‌‌‍ ‍​‍​‍​ ‍‍​‍​‍‌ ​ ‌‍​‌‌‍ ‍‌‍‍‌‌ ‌​‌ ‍‌​‍ ‍‌‍‍‌‌‍ ​‍​‍​‍ ​​‍​‍‌‍‍​‌ ​‍‌‍‌‌‌‍‌‍​‍​‍​ ‍‍​‍​‍‌‍‍​‌ ‌​‌ ‌​‌ ​​‌ ​ ​ ‍‍​‍ ​‍ ‌ ‌​‌ ‌‌‌‍​ ‌‍​‌‌ ​​‌‍‌‌‌‍ ​​‍ ‍‌ ​ ‌‍​‌‌‍ ‍‌‍‍‌‌ ‌​‌ ‍‌​‍ ‍‌ ​ ‌ ‌​‌ ‌‌‌‍‌​‌‍‍‌‌‍ ​‍ ‌‍‍‌‌‍ ‍‌ ‌​‌‍‌‌‌‍ ‍‌ ‌​​‍ ‌‍‌‌‌‍‌​‌‍‍‌‌ ‌​​‍ ‌‍ ‌‌‍ ‌‍‌​‌‍‌‌​ ‌‌ ​​‌ ​‍‌‍‌‌‌ ​ ‌‍‌‌‌‍ ‍‌ ‌​‌‍​‌‌ ‌​‌‍‍‌‌‍ ‌‍ ‍​ ‍ ‌‍‍‌‌‍‌​​ ‌‌ ​‍‌‍‌‌‌‍​ ‌‍‍‌‌ ​​‌‍‌‌​‍ ‌​ ‍​​ ​​​ ‌ ​ ‍​​ ‍ ‌ ‌​‌ ‍‌‌ ​​‌‍‌‌​ ‌‌ ​‍‌‍‌‌‌‍​ ‌‍‍‌‌ ​​‌‍‌‌​ ‍ ‌ ​​‌‍​‌‌ ‌​‌‍‍​​ ‌‌‍‍‌‌‍ ‍‌ ​ ‌ ‌​‌ ​‍‌ ‌‌‌‍​ ‌ ‌​‌‍‍‌‌‍ ‌‍ ‍‌ ​ ​‍‌‌​ ‌‌‌​​‍‌‌ ‌‍‍ ‌‍‌‌‌ ‍‌​‍‌‌​ ​ ‌​‌​​‍‌‌​ ​ ‌​‌​​‍‌‌​ ​‍​ ​‍‌‍‌‌​ ‌‍‌‍‌​​ ‌ ​ ​ ‌‍‌‍‌‍‌‍‌‍‌‍​ ​ ​ ‍‌‌‍‌​​ ‍‌​‍‌‌​ ​‍​ ​‍​‍‌‌​ ‌‌‌​‌​​‍ ‍‌‍​ ‌‍‍​‌‍‍‌‌‍ ​‌‍‌​‌ ​‍‌‍‌‌‌‍ ‍​‍‌‌​ ‌‌‌​​‍‌‌ ‌‍‍ ‌‍‌‌‌ ‍‌​‍‌‌​ ​ ‌​‌​​‍‌‌​ ​ ‌​‌​​‍‌‌​ ​‍​ ​‍​ ‌‍‌‍​ ​ ‌‍​ ‍‌​ ​​​ ​ ​ ‌‌​ ‍​‌‍‌‍‌‍‌​‌‍‌‍‌‍​‍​‍‌‌​ ​‍​ ​‍​‍‌‌​ ‌‌‌​‌​​‍ ‍‌ ‌​‌‍‌‌‌ ‍​‌ ‌​​ ‌‍​‍‌‍​‌‌ ​ ‌‍‌‌‌‌‌‌‌ ​‍‌‍ ​​ ‌‌‍‍​‌ ‌​‌ ‌​‌ ​​‌ ​ ​‍‌‌​ ​ ‌​​‌​‍‌‌​ ​‍‌​‌‍​‍‌‌​ ​‍‌​‌‍‌ ‌​‌ ‌‌‌‍​ ‌‍​‌‌ ​​‌‍‌‌‌‍ ​​‍ ‍‌ ​ ‌‍​‌‌‍ ‍‌‍‍‌‌ ‌​‌ ‍‌​‍ ‍‌ ​ ‌ ‌​‌ ‌‌‌‍‌​‌‍‍‌‌‍ ​‍‌‍‌‍‍‌‌‍‌​​ ‌‌ ​‍‌‍‌‌‌‍​ ‌‍‍‌‌ ​​‌‍‌‌​‍ ‌​ ‍​​ ​​​ ‌ ​ ‍​​‍‌‍‌ ‌​‌ ‍‌‌ ​​‌‍‌‌​ ‌‌ ​‍‌‍‌‌‌‍​ ‌‍‍‌‌ ​​‌‍‌‌​‍‌‍‌ ​​‌‍​‌‌ ‌​‌‍‍​​ ‌‌‍‍‌‌‍ ‍‌ ​ ‌ ‌​‌ ​‍‌ ‌‌‌‍​ ‌ ‌​‌‍‍‌‌‍ ‌‍ ‍‌ ​ ​‍‌‌​ ‌‌‌​​‍‌‌ ‌‍‍ ‌‍‌‌‌ ‍‌​‍‌‌​ ​ ‌​‌​​‍‌‌​ ​ ‌​‌​​‍‌‌​ ​‍​ ​‍‌‍‌‌​ ‌‍‌‍‌​​ ‌ ​ ​ ‌‍‌‍‌‍‌‍‌‍‌‍​ ​ ​ ‍‌‌‍‌​​ ‍‌​‍‌‌​ ​‍​ ​‍​‍‌‌​ ‌‌‌​‌​​‍ ‍‌‍​ ‌‍‍​‌‍‍‌‌‍ ​‌‍‌​‌ ​‍‌‍‌‌‌‍ ‍​‍‌‌​ ‌‌‌​​‍‌‌ ‌‍‍ ‌‍‌‌‌ ‍‌​‍‌‌​ ​ ‌​‌​​‍‌‌​ ​ ‌​‌​​‍‌‌​ ​‍​ ​‍​ ‌‍‌‍​ ​ ‌‍​ ‍‌​ ​​​ ​ ​ ‌‌​ ‍​‌‍‌‍‌‍‌​‌‍‌‍‌‍​‍​‍‌‌​ ​‍​ ​‍​‍‌‌​ ‌‌‌​‌​​‍ ‍‌ ‌​‌‍‌‌‌ ‍​‌ ‌​​‍‌‍‌ ​​‌‍‌‌‌ ​‍‌ ​ ‌ ​​‌‍‌‌‌‍​ ‌ ‌​‌‍‍‌‌ ‌‍‌‍‌‌​ ‌‌ ​​‌ ‌‌‌‍​‍‌‍ ​‌‍‍‌‌ ​ ‌‍‍​‌‍‌‌‌‍‌​​‍​‍‌ ‌
Mezclar bien todos los ingredientes hasta formar una pasta semi liquida.​​​​‌ ‍ ​‍​‍‌‍ ‌ ​‍‌‍‍‌‌‍‌ ‌‍‍‌‌‍ ‍​‍​‍​ ‍‍​‍​‍‌ ​ ‌‍​‌‌‍ ‍‌‍‍‌‌ ‌​‌ ‍‌​‍ ‍‌‍‍‌‌‍ ​‍​‍​‍ ​​‍​‍‌‍‍​‌ ​‍‌‍‌‌‌‍‌‍​‍​‍​ ‍‍​‍​‍‌‍‍​‌ ‌​‌ ‌​‌ ​​‌ ​ ​ ‍‍​‍ ​‍ ‌ ‌​‌ ‌‌‌‍​ ‌‍​‌‌ ​​‌‍‌‌‌‍ ​​‍ ‍‌ ​ ‌‍​‌‌‍ ‍‌‍‍‌‌ ‌​‌ ‍‌​‍ ‍‌ ​ ‌ ‌​‌ ‌‌‌‍‌​‌‍‍‌‌‍ ​‍ ‌‍‍‌‌‍ ‍‌ ‌​‌‍‌‌‌‍ ‍‌ ‌​​‍ ‌‍‌‌‌‍‌​‌‍‍‌‌ ‌​​‍ ‌‍ ‌‌‍ ‌‍‌​‌‍‌‌​ ‌‌ ​​‌ ​‍‌‍‌‌‌ ​ ‌‍‌‌‌‍ ‍‌ ‌​‌‍​‌‌ ‌​‌‍‍‌‌‍ ‌‍ ‍​ ‍ ‌‍‍‌‌‍‌​​ ‌‌ ​‍‌‍‌‌‌‍​ ‌‍‍‌‌ ​​‌‍‌‌​‍ ‌​ ‍​​ ​​​ ‌ ​ ‍​​ ‍ ‌ ‌​‌ ‍‌‌ ​​‌‍‌‌​ ‌‌ ​‍‌‍‌‌‌‍​ ‌‍‍‌‌ ​​‌‍‌‌​ ‍ ‌ ​​‌‍​‌‌ ‌​‌‍‍​​ ‌‌‍‍‌‌‍ ‍‌ ​ ‌ ‌​‌ ​‍‌ ‌‌‌‍​ ‌ ‌​‌‍‍‌‌‍ ‌‍ ‍‌ ​ ​‍‌‌​ ‌‌‌​​‍‌‌ ‌‍‍ ‌‍‌‌‌ ‍‌​‍‌‌​ ​ ‌​‌​​‍‌‌​ ​ ‌​‌​​‍‌‌​ ​‍​ ​‍​ ‌‌​ ‌ ​ ​‍​ ​‍​ ​‌​ ​‍​ ‌‌​ ​‍​ ‌‍‌‍‌‌​ ‌ ​ ‌ ​‍‌‌​ ​‍​ ​‍​‍‌‌​ ‌‌‌​‌​​‍ ‍‌‍​ ‌‍‍​‌‍‍‌‌‍ ​‌‍‌​‌ ​‍‌‍‌‌‌‍ ‍​‍‌‌​ ‌‌‌​​‍‌‌ ‌‍‍ ‌‍‌‌‌ ‍‌​‍‌‌​ ​ ‌​‌​​‍‌‌​ ​ ‌​‌​​‍‌‌​ ​‍​ ​‍​ ‌‍​ ​​‌‍‌‍​ ‌‍​ ‌​​ ​ ‌‍​‍​ ​ ‌‍‌‍‌‍​‍​ ‌ ​ ‍​​‍‌‌​ ​‍​ ​‍​‍‌‌​ ‌‌‌​‌​​‍ ‍‌ ‌​‌‍‌‌‌ ‍​‌ ‌​​ ‌‍​‍‌‍​‌‌ ​ ‌‍‌‌‌‌‌‌‌ ​‍‌‍ ​​ ‌‌‍‍​‌ ‌​‌ ‌​‌ ​​‌ ​ ​‍‌‌​ ​ ‌​​‌​‍‌‌​ ​‍‌​‌‍​‍‌‌​ ​‍‌​‌‍‌ ‌​‌ ‌‌‌‍​ ‌‍​‌‌ ​​‌‍‌‌‌‍ ​​‍ ‍‌ ​ ‌‍​‌‌‍ ‍‌‍‍‌‌ ‌​‌ ‍‌​‍ ‍‌ ​ ‌ ‌​‌ ‌‌‌‍‌​‌‍‍‌‌‍ ​‍‌‍‌‍‍‌‌‍‌​​ ‌‌ ​‍‌‍‌‌‌‍​ ‌‍‍‌‌ ​​‌‍‌‌​‍ ‌​ ‍​​ ​​​ ‌ ​ ‍​​‍‌‍‌ ‌​‌ ‍‌‌ ​​‌‍‌‌​ ‌‌ ​‍‌‍‌‌‌‍​ ‌‍‍‌‌ ​​‌‍‌‌​‍‌‍‌ ​​‌‍​‌‌ ‌​‌‍‍​​ ‌‌‍‍‌‌‍ ‍‌ ​ ‌ ‌​‌ ​‍‌ ‌‌‌‍​ ‌ ‌​‌‍‍‌‌‍ ‌‍ ‍‌ ​ ​‍‌‌​ ‌‌‌​​‍‌‌ ‌‍‍ ‌‍‌‌‌ ‍‌​‍‌‌​ ​ ‌​‌​​‍‌‌​ ​ ‌​‌​​‍‌‌​ ​‍​ ​‍​ ‌‌​ ‌ ​ ​‍​ ​‍​ ​‌​ ​‍​ ‌‌​ ​‍​ ‌‍‌‍‌‌​ ‌ ​ ‌ ​‍‌‌​ ​‍​ ​‍​‍‌‌​ ‌‌‌​‌​​‍ ‍‌‍​ ‌‍‍​‌‍‍‌‌‍ ​‌‍‌​‌ ​‍‌‍‌‌‌‍ ‍​‍‌‌​ ‌‌‌​​‍‌‌ ‌‍‍ ‌‍‌‌‌ ‍‌​‍‌‌​ ​ ‌​‌​​‍‌‌​ ​ ‌​‌​​‍‌‌​ ​‍​ ​‍​ ‌‍​ ​​‌‍‌‍​ ‌‍​ ‌​​ ​ ‌‍​‍​ ​ ‌‍‌‍‌‍​‍​ ‌ ​ ‍​​‍‌‌​ ​‍​ ​‍​‍‌‌​ ‌‌‌​‌​​‍ ‍‌ ‌​‌‍‌‌‌ ‍​‌ ‌​​‍‌‍‌ ​​‌‍‌‌‌ ​‍‌ ​ ‌ ​​‌‍‌‌‌‍​ ‌ ‌​‌‍‍‌‌ ‌‍‌‍‌‌​ ‌‌ ​​‌ ‌‌‌‍​‍‌‍ ​‌‍‍‌‌ ​ ‌‍‍​‌‍‌‌‌‍‌​​‍​‍‌ ‌
Enmantequillar un molde de queque y verter mezclar.​​​​‌ ‍ ​‍​‍‌‍ ‌ ​‍‌‍‍‌‌‍‌ ‌‍‍‌‌‍ ‍​‍​‍​ ‍‍​‍​‍‌ ​ ‌‍​‌‌‍ ‍‌‍‍‌‌ ‌​‌ ‍‌​‍ ‍‌‍‍‌‌‍ ​‍​‍​‍ ​​‍​‍‌‍‍​‌ ​‍‌‍‌‌‌‍‌‍​‍​‍​ ‍‍​‍​‍‌‍‍​‌ ‌​‌ ‌​‌ ​​‌ ​ ​ ‍‍​‍ ​‍ ‌ ‌​‌ ‌‌‌‍​ ‌‍​‌‌ ​​‌‍‌‌‌‍ ​​‍ ‍‌ ​ ‌‍​‌‌‍ ‍‌‍‍‌‌ ‌​‌ ‍‌​‍ ‍‌ ​ ‌ ‌​‌ ‌‌‌‍‌​‌‍‍‌‌‍ ​‍ ‌‍‍‌‌‍ ‍‌ ‌​‌‍‌‌‌‍ ‍‌ ‌​​‍ ‌‍‌‌‌‍‌​‌‍‍‌‌ ‌​​‍ ‌‍ ‌‌‍ ‌‍‌​‌‍‌‌​ ‌‌ ​​‌ ​‍‌‍‌‌‌ ​ ‌‍‌‌‌‍ ‍‌ ‌​‌‍​‌‌ ‌​‌‍‍‌‌‍ ‌‍ ‍​ ‍ ‌‍‍‌‌‍‌​​ ‌‌ ​‍‌‍‌‌‌‍​ ‌‍‍‌‌ ​​‌‍‌‌​‍ ‌​ ‍​​ ​​​ ‌ ​ ‍​​ ‍ ‌ ‌​‌ ‍‌‌ ​​‌‍‌‌​ ‌‌ ​‍‌‍‌‌‌‍​ ‌‍‍‌‌ ​​‌‍‌‌​ ‍ ‌ ​​‌‍​‌‌ ‌​‌‍‍​​ ‌‌‍‍‌‌‍ ‍‌ ​ ‌ ‌​‌ ​‍‌ ‌‌‌‍​ ‌ ‌​‌‍‍‌‌‍ ‌‍ ‍‌ ​ ​‍‌‌​ ‌‌‌​​‍‌‌ ‌‍‍ ‌‍‌‌‌ ‍‌​‍‌‌​ ​ ‌​‌​​‍‌‌​ ​ ‌​‌​​‍‌‌​ ​‍​ ​‍‌‍​‍​ ​​​ ​‍​ ‌‍​ ‌ ​ ​ ​ ​‍​ ​​‌‍‌‌‌‍‌​​ ​ ​ ‌‍​‍‌‌​ ​‍​ ​‍​‍‌‌​ ‌‌‌​‌​​‍ ‍‌‍​ ‌‍‍​‌‍‍‌‌‍ ​‌‍‌​‌ ​‍‌‍‌‌‌‍ ‍​‍‌‌​ ‌‌‌​​‍‌‌ ‌‍‍ ‌‍‌‌‌ ‍‌​‍‌‌​ ​ ‌​‌​​‍‌‌​ ​ ‌​‌​​‍‌‌​ ​‍​ ​‍​ ‌ ‌‍​‍​ ‌​‌‍​ ‌‍​‌​ ‌​​ ‌‍​ ‌‌​ ​‌‌‍‌‍‌‍‌​​ ‍​​‍‌‌​ ​‍​ ​‍​‍‌‌​ ‌‌‌​‌​​‍ ‍‌ ‌​‌‍‌‌‌ ‍​‌ ‌​​ ‌‍​‍‌‍​‌‌ ​ ‌‍‌‌‌‌‌‌‌ ​‍‌‍ ​​ ‌‌‍‍​‌ ‌​‌ ‌​‌ ​​‌ ​ ​‍‌‌​ ​ ‌​​‌​‍‌‌​ ​‍‌​‌‍​‍‌‌​ ​‍‌​‌‍‌ ‌​‌ ‌‌‌‍​ ‌‍​‌‌ ​​‌‍‌‌‌‍ ​​‍ ‍‌ ​ ‌‍​‌‌‍ ‍‌‍‍‌‌ ‌​‌ ‍‌​‍ ‍‌ ​ ‌ ‌​‌ ‌‌‌‍‌​‌‍‍‌‌‍ ​‍‌‍‌‍‍‌‌‍‌​​ ‌‌ ​‍‌‍‌‌‌‍​ ‌‍‍‌‌ ​​‌‍‌‌​‍ ‌​ ‍​​ ​​​ ‌ ​ ‍​​‍‌‍‌ ‌​‌ ‍‌‌ ​​‌‍‌‌​ ‌‌ ​‍‌‍‌‌‌‍​ ‌‍‍‌‌ ​​‌‍‌‌​‍‌‍‌ ​​‌‍​‌‌ ‌​‌‍‍​​ ‌‌‍‍‌‌‍ ‍‌ ​ ‌ ‌​‌ ​‍‌ ‌‌‌‍​ ‌ ‌​‌‍‍‌‌‍ ‌‍ ‍‌ ​ ​‍‌‌​ ‌‌‌​​‍‌‌ ‌‍‍ ‌‍‌‌‌ ‍‌​‍‌‌​ ​ ‌​‌​​‍‌‌​ ​ ‌​‌​​‍‌‌​ ​‍​ ​‍‌‍​‍​ ​​​ ​‍​ ‌‍​ ‌ ​ ​ ​ ​‍​ ​​‌‍‌‌‌‍‌​​ ​ ​ ‌‍​‍‌‌​ ​‍​ ​‍​‍‌‌​ ‌‌‌​‌​​‍ ‍‌‍​ ‌‍‍​‌‍‍‌‌‍ ​‌‍‌​‌ ​‍‌‍‌‌‌‍ ‍​‍‌‌​ ‌‌‌​​‍‌‌ ‌‍‍ ‌‍‌‌‌ ‍‌​‍‌‌​ ​ ‌​‌​​‍‌‌​ ​ ‌​‌​​‍‌‌​ ​‍​ ​‍​ ‌ ‌‍​‍​ ‌​‌‍​ ‌‍​‌​ ‌​​ ‌‍​ ‌‌​ ​‌‌‍‌‍‌‍‌​​ ‍​​‍‌‌​ ​‍​ ​‍​‍‌‌​ ‌‌‌​‌​​‍ ‍‌ ‌​‌‍‌‌‌ ‍​‌ ‌​​‍‌‍‌ ​​‌‍‌‌‌ ​‍‌ ​ ‌ ​​‌‍‌‌‌‍​ ‌ ‌​‌‍‍‌‌ ‌‍‌‍‌‌​ ‌‌ ​​‌ ‌‌‌‍​‍‌‍ ​‌‍‍‌‌ ​ ‌‍‍​‌‍‌‌‌‍‌​​‍​‍‌ ‌
Hornear a 180°C por 30 minutos. Comprobar su cocción introduciendo un palito de brocheta (debe salir seco).​​​​‌ ‍ ​‍​‍‌‍ ‌ ​‍‌‍‍‌‌‍‌ ‌‍‍‌‌‍ ‍​‍​‍​ ‍‍​‍​‍‌ ​ ‌‍​‌‌‍ ‍‌‍‍‌‌ ‌​‌ ‍‌​‍ ‍‌‍‍‌‌‍ ​‍​‍​‍ ​​‍​‍‌‍‍​‌ ​‍‌‍‌‌‌‍‌‍​‍​‍​ ‍‍​‍​‍‌‍‍​‌ ‌​‌ ‌​‌ ​​‌ ​ ​ ‍‍​‍ ​‍ ‌ ‌​‌ ‌‌‌‍​ ‌‍​‌‌ ​​‌‍‌‌‌‍ ​​‍ ‍‌ ​ ‌‍​‌‌‍ ‍‌‍‍‌‌ ‌​‌ ‍‌​‍ ‍‌ ​ ‌ ‌​‌ ‌‌‌‍‌​‌‍‍‌‌‍ ​‍ ‌‍‍‌‌‍ ‍‌ ‌​‌‍‌‌‌‍ ‍‌ ‌​​‍ ‌‍‌‌‌‍‌​‌‍‍‌‌ ‌​​‍ ‌‍ ‌‌‍ ‌‍‌​‌‍‌‌​ ‌‌ ​​‌ ​‍‌‍‌‌‌ ​ ‌‍‌‌‌‍ ‍‌ ‌​‌‍​‌‌ ‌​‌‍‍‌‌‍ ‌‍ ‍​ ‍ ‌‍‍‌‌‍‌​​ ‌‌ ​‍‌‍‌‌‌‍​ ‌‍‍‌‌ ​​‌‍‌‌​‍ ‌​ ‍​​ ​​​ ‌ ​ ‍​​ ‍ ‌ ‌​‌ ‍‌‌ ​​‌‍‌‌​ ‌‌ ​‍‌‍‌‌‌‍​ ‌‍‍‌‌ ​​‌‍‌‌​ ‍ ‌ ​​‌‍​‌‌ ‌​‌‍‍​​ ‌‌‍‍‌‌‍ ‍‌ ​ ‌ ‌​‌ ​‍‌ ‌‌‌‍​ ‌ ‌​‌‍‍‌‌‍ ‌‍ ‍‌ ​ ​‍‌‌​ ‌‌‌​​‍‌‌ ‌‍‍ ‌‍‌‌‌ ‍‌​‍‌‌​ ​ ‌​‌​​‍‌‌​ ​ ‌​‌​​‍‌‌​ ​‍​ ​‍​ ​ ​ ​‌‌‍‌‌‌‍‌​​ ​‍‌‍​ ‌‍‌‌​ ‍​​ ​​​ ​‍​ ​‌​ ​​​‍‌‌​ ​‍​ ​‍​‍‌‌​ ‌‌‌​‌​​‍ ‍‌‍​ ‌‍‍​‌‍‍‌‌‍ ​‌‍‌​‌ ​‍‌‍‌‌‌‍ ‍​‍‌‌​ ‌‌‌​​‍‌‌ ‌‍‍ ‌‍‌‌‌ ‍‌​‍‌‌​ ​ ‌​‌​​‍‌‌​ ​ ‌​‌​​‍‌‌​ ​‍​ ​‍‌‍​ ​ ‌‌‌‍​‌​ ​‍​ ‍​​ ​​​ ​​‌‍​‌​ ‍‌​ ​‌‌‍​‌‌‍​ ​‍‌‌​ ​‍​ ​‍​‍‌‌​ ‌‌‌​‌​​‍ ‍‌ ‌​‌‍‌‌‌ ‍​‌ ‌​​ ‌‍​‍‌‍​‌‌ ​ ‌‍‌‌‌‌‌‌‌ ​‍‌‍ ​​ ‌‌‍‍​‌ ‌​‌ ‌​‌ ​​‌ ​ ​‍‌‌​ ​ ‌​​‌​‍‌‌​ ​‍‌​‌‍​‍‌‌​ ​‍‌​‌‍‌ ‌​‌ ‌‌‌‍​ ‌‍​‌‌ ​​‌‍‌‌‌‍ ​​‍ ‍‌ ​ ‌‍​‌‌‍ ‍‌‍‍‌‌ ‌​‌ ‍‌​‍ ‍‌ ​ ‌ ‌​‌ ‌‌‌‍‌​‌‍‍‌‌‍ ​‍‌‍‌‍‍‌‌‍‌​​ ‌‌ ​‍‌‍‌‌‌‍​ ‌‍‍‌‌ ​​‌‍‌‌​‍ ‌​ ‍​​ ​​​ ‌ ​ ‍​​‍‌‍‌ ‌​‌ ‍‌‌ ​​‌‍‌‌​ ‌‌ ​‍‌‍‌‌‌‍​ ‌‍‍‌‌ ​​‌‍‌‌​‍‌‍‌ ​​‌‍​‌‌ ‌​‌‍‍​​ ‌‌‍‍‌‌‍ ‍‌ ​ ‌ ‌​‌ ​‍‌ ‌‌‌‍​ ‌ ‌​‌‍‍‌‌‍ ‌‍ ‍‌ ​ ​‍‌‌​ ‌‌‌​​‍‌‌ ‌‍‍ ‌‍‌‌‌ ‍‌​‍‌‌​ ​ ‌​‌​​‍‌‌​ ​ ‌​‌​​‍‌‌​ ​‍​ ​‍​ ​ ​ ​‌‌‍‌‌‌‍‌​​ ​‍‌‍​ ‌‍‌‌​ ‍​​ ​​​ ​‍​ ​‌​ ​​​‍‌‌​ ​‍​ ​‍​‍‌‌​ ‌‌‌​‌​​‍ ‍‌‍​ ‌‍‍​‌‍‍‌‌‍ ​‌‍‌​‌ ​‍‌‍‌‌‌‍ ‍​‍‌‌​ ‌‌‌​​‍‌‌ ‌‍‍ ‌‍‌‌‌ ‍‌​‍‌‌​ ​ ‌​‌​​‍‌‌​ ​ ‌​‌​​‍‌‌​ ​‍​ ​‍‌‍​ ​ ‌‌‌‍​‌​ ​‍​ ‍​​ ​​​ ​​‌‍​‌​ ‍‌​ ​‌‌‍​‌‌‍​ ​‍‌‌​ ​‍​ ​‍​‍‌‌​ ‌‌‌​‌​​‍ ‍‌ ‌​‌‍‌‌‌ ‍​‌ ‌​​‍‌‍‌ ​​‌‍‌‌‌ ​‍‌ ​ ‌ ​​‌‍‌‌‌‍​ ‌ ‌​‌‍‍‌‌ ‌‍‌‍‌‌​ ‌‌ ​​‌ ‌‌‌‍​‍‌‍ ​‌‍‍‌‌ ​ ‌‍‍​‌‍‌‌‌‍‌​​‍​‍‌ ‌
Dejar enfriar antes de desmoldar.​​​​‌ ‍ ​‍​‍‌‍ ‌ ​‍‌‍‍‌‌‍‌ ‌‍‍‌‌‍ ‍​‍​‍​ ‍‍​‍​‍‌ ​ ‌‍​‌‌‍ ‍‌‍‍‌‌ ‌​‌ ‍‌​‍ ‍‌‍‍‌‌‍ ​‍​‍​‍ ​​‍​‍‌‍‍​‌ ​‍‌‍‌‌‌‍‌‍​‍​‍​ ‍‍​‍​‍‌‍‍​‌ ‌​‌ ‌​‌ ​​‌ ​ ​ ‍‍​‍ ​‍ ‌ ‌​‌ ‌‌‌‍​ ‌‍​‌‌ ​​‌‍‌‌‌‍ ​​‍ ‍‌ ​ ‌‍​‌‌‍ ‍‌‍‍‌‌ ‌​‌ ‍‌​‍ ‍‌ ​ ‌ ‌​‌ ‌‌‌‍‌​‌‍‍‌‌‍ ​‍ ‌‍‍‌‌‍ ‍‌ ‌​‌‍‌‌‌‍ ‍‌ ‌​​‍ ‌‍‌‌‌‍‌​‌‍‍‌‌ ‌​​‍ ‌‍ ‌‌‍ ‌‍‌​‌‍‌‌​ ‌‌ ​​‌ ​‍‌‍‌‌‌ ​ ‌‍‌‌‌‍ ‍‌ ‌​‌‍​‌‌ ‌​‌‍‍‌‌‍ ‌‍ ‍​ ‍ ‌‍‍‌‌‍‌​​ ‌‌ ​‍‌‍‌‌‌‍​ ‌‍‍‌‌ ​​‌‍‌‌​‍ ‌​ ‍​​ ​​​ ‌ ​ ‍​​ ‍ ‌ ‌​‌ ‍‌‌ ​​‌‍‌‌​ ‌‌ ​‍‌‍‌‌‌‍​ ‌‍‍‌‌ ​​‌‍‌‌​ ‍ ‌ ​​‌‍​‌‌ ‌​‌‍‍​​ ‌‌‍‍‌‌‍ ‍‌ ​ ‌ ‌​‌ ​‍‌ ‌‌‌‍​ ‌ ‌​‌‍‍‌‌‍ ‌‍ ‍‌ ​ ​‍‌‌​ ‌‌‌​​‍‌‌ ‌‍‍ ‌‍‌‌‌ ‍‌​‍‌‌​ ​ ‌​‌​​‍‌‌​ ​ ‌​‌​​‍‌‌​ ​‍​ ​‍‌‍​‍​ ‌​​ ‍‌​ ​‌​ ‌‍​ ‌ ‌‍‌​‌‍​‍‌‍​‌​ ​​‌‍‌​​ ​ ​‍‌‌​ ​‍​ ​‍​‍‌‌​ ‌‌‌​‌​​‍ ‍‌‍​ ‌‍‍​‌‍‍‌‌‍ ​‌‍‌​‌ ​‍‌‍‌‌‌‍ ‍​‍‌‌​ ‌‌‌​​‍‌‌ ‌‍‍ ‌‍‌‌‌ ‍‌​‍‌‌​ ​ ‌​‌​​‍‌‌​ ​ ‌​‌​​‍‌‌​ ​‍​ ​‍‌‍​‌‌‍‌‌​ ‍​‌‍‌‌​ ​‌​ ​ ‌‍‌‍‌‍​‌​ ​ ‌‍‌‌​ ‌‍‌‍‌‍​‍‌‌​ ​‍​ ​‍​‍‌‌​ ‌‌‌​‌​​‍ ‍‌ ‌​‌‍‌‌‌ ‍​‌ ‌​​ ‌‍​‍‌‍​‌‌ ​ ‌‍‌‌‌‌‌‌‌ ​‍‌‍ ​​ ‌‌‍‍​‌ ‌​‌ ‌​‌ ​​‌ ​ ​‍‌‌​ ​ ‌​​‌​‍‌‌​ ​‍‌​‌‍​‍‌‌​ ​‍‌​‌‍‌ ‌​‌ ‌‌‌‍​ ‌‍​‌‌ ​​‌‍‌‌‌‍ ​​‍ ‍‌ ​ ‌‍​‌‌‍ ‍‌‍‍‌‌ ‌​‌ ‍‌​‍ ‍‌ ​ ‌ ‌​‌ ‌‌‌‍‌​‌‍‍‌‌‍ ​‍‌‍‌‍‍‌‌‍‌​​ ‌‌ ​‍‌‍‌‌‌‍​ ‌‍‍‌‌ ​​‌‍‌‌​‍ ‌​ ‍​​ ​​​ ‌ ​ ‍​​‍‌‍‌ ‌​‌ ‍‌‌ ​​‌‍‌‌​ ‌‌ ​‍‌‍‌‌‌‍​ ‌‍‍‌‌ ​​‌‍‌‌​‍‌‍‌ ​​‌‍​‌‌ ‌​‌‍‍​​ ‌‌‍‍‌‌‍ ‍‌ ​ ‌ ‌​‌ ​‍‌ ‌‌‌‍​ ‌ ‌​‌‍‍‌‌‍ ‌‍ ‍‌ ​ ​‍‌‌​ ‌‌‌​​‍‌‌ ‌‍‍ ‌‍‌‌‌ ‍‌​‍‌‌​ ​ ‌​‌​​‍‌‌​ ​ ‌​‌​​‍‌‌​ ​‍​ ​‍‌‍​‍​ ‌​​ ‍‌​ ​‌​ ‌‍​ ‌ ‌‍‌​‌‍​‍‌‍​‌​ ​​‌‍‌​​ ​ ​‍‌‌​ ​‍​ ​‍​‍‌‌​ ‌‌‌​‌​​‍ ‍‌‍​ ‌‍‍​‌‍‍‌‌‍ ​‌‍‌​‌ ​‍‌‍‌‌‌‍ ‍​‍‌‌​ ‌‌‌​​‍‌‌ ‌‍‍ ‌‍‌‌‌ ‍‌​‍‌‌​ ​ ‌​‌​​‍‌‌​ ​ ‌​‌​​‍‌‌​ ​‍​ ​‍‌‍​‌‌‍‌‌​ ‍​‌‍‌‌​ ​‌​ ​ ‌‍‌‍‌‍​‌​ ​ ‌‍‌‌​ ‌‍‌‍‌‍​‍‌‌​ ​‍​ ​‍​‍‌‌​ ‌‌‌​‌​​‍ ‍‌ ‌​‌‍‌‌‌ ‍​‌ ‌​​‍‌‍‌ ​​‌‍‌‌‌ ​‍‌ ​ ‌ ​​‌‍‌‌‌‍​ ‌ ‌​‌‍‍‌‌ ‌‍‌‍‌‌​ ‌‌ ​​‌ ‌‌‌‍​‍‌‍ ​‌‍‍‌‌ ​ ‌‍‍​‌‍‌‌‌‍‌​​‍​‍‌ ‌
Espolvorear con azúcar flor y servir.​​​​‌ ‍ ​‍​‍‌‍ ‌ ​‍‌‍‍‌‌‍‌ ‌‍‍‌‌‍ ‍​‍​‍​ ‍‍​‍​‍‌ ​ ‌‍​‌‌‍ ‍‌‍‍‌‌ ‌​‌ ‍‌​‍ ‍‌‍‍‌‌‍ ​‍​‍​‍ ​​‍​‍‌‍‍​‌ ​‍‌‍‌‌‌‍‌‍​‍​‍​ ‍‍​‍​‍‌‍‍​‌ ‌​‌ ‌​‌ ​​‌ ​ ​ ‍‍​‍ ​‍ ‌ ‌​‌ ‌‌‌‍​ ‌‍​‌‌ ​​‌‍‌‌‌‍ ​​‍ ‍‌ ​ ‌‍​‌‌‍ ‍‌‍‍‌‌ ‌​‌ ‍‌​‍ ‍‌ ​ ‌ ‌​‌ ‌‌‌‍‌​‌‍‍‌‌‍ ​‍ ‌‍‍‌‌‍ ‍‌ ‌​‌‍‌‌‌‍ ‍‌ ‌​​‍ ‌‍‌‌‌‍‌​‌‍‍‌‌ ‌​​‍ ‌‍ ‌‌‍ ‌‍‌​‌‍‌‌​ ‌‌ ​​‌ ​‍‌‍‌‌‌ ​ ‌‍‌‌‌‍ ‍‌ ‌​‌‍​‌‌ ‌​‌‍‍‌‌‍ ‌‍ ‍​ ‍ ‌‍‍‌‌‍‌​​ ‌‌ ​‍‌‍‌‌‌‍​ ‌‍‍‌‌ ​​‌‍‌‌​‍ ‌​ ‍​​ ​​​ ‌ ​ ‍​​ ‍ ‌ ‌​‌ ‍‌‌ ​​‌‍‌‌​ ‌‌ ​‍‌‍‌‌‌‍​ ‌‍‍‌‌ ​​‌‍‌‌​ ‍ ‌ ​​‌‍​‌‌ ‌​‌‍‍​​ ‌‌‍‍‌‌‍ ‍‌ ​ ‌ ‌​‌ ​‍‌ ‌‌‌‍​ ‌ ‌​‌‍‍‌‌‍ ‌‍ ‍‌ ​ ​‍‌‌​ ‌‌‌​​‍‌‌ ‌‍‍ ‌‍‌‌‌ ‍‌​‍‌‌​ ​ ‌​‌​​‍‌‌​ ​ ‌​‌​​‍‌‌​ ​‍​ ​‍‌‍‌‍‌‍‌‌‌‍‌‍‌‍​ ​ ‌ ​ ‌​​ ‌​‌‍‌​​ ‌ ‌‍​ ‌‍‌‍​ ‌‌​‍‌‌​ ​‍​ ​‍​‍‌‌​ ‌‌‌​‌​​‍ ‍‌‍​ ‌‍‍​‌‍‍‌‌‍ ​‌‍‌​‌ ​‍‌‍‌‌‌‍ ‍​‍‌‌​ ‌‌‌​​‍‌‌ ‌‍‍ ‌‍‌‌‌ ‍‌​‍‌‌​ ​ ‌​‌​​‍‌‌​ ​ ‌​‌​​‍‌‌​ ​‍​ ​‍‌‍​‌​ ‍​​ ‌ ‌‍‌‌‌‍‌​‌‍​‌​ ​‌​ ‌ ​ ​ ​ ​‍‌‍​‌​ ‌​​‍‌‌​ ​‍​ ​‍​‍‌‌​ ‌‌‌​‌​​‍ ‍‌ ‌​‌‍‌‌‌ ‍​‌ ‌​​ ‌‍​‍‌‍​‌‌ ​ ‌‍‌‌‌‌‌‌‌ ​‍‌‍ ​​ ‌‌‍‍​‌ ‌​‌ ‌​‌ ​​‌ ​ ​‍‌‌​ ​ ‌​​‌​‍‌‌​ ​‍‌​‌‍​‍‌‌​ ​‍‌​‌‍‌ ‌​‌ ‌‌‌‍​ ‌‍​‌‌ ​​‌‍‌‌‌‍ ​​‍ ‍‌ ​ ‌‍​‌‌‍ ‍‌‍‍‌‌ ‌​‌ ‍‌​‍ ‍‌ ​ ‌ ‌​‌ ‌‌‌‍‌​‌‍‍‌‌‍ ​‍‌‍‌‍‍‌‌‍‌​​ ‌‌ ​‍‌‍‌‌‌‍​ ‌‍‍‌‌ ​​‌‍‌‌​‍ ‌​ ‍​​ ​​​ ‌ ​ ‍​​‍‌‍‌ ‌​‌ ‍‌‌ ​​‌‍‌‌​ ‌‌ ​‍‌‍‌‌‌‍​ ‌‍‍‌‌ ​​‌‍‌‌​‍‌‍‌ ​​‌‍​‌‌ ‌​‌‍‍​​ ‌‌‍‍‌‌‍ ‍‌ ​ ‌ ‌​‌ ​‍‌ ‌‌‌‍​ ‌ ‌​‌‍‍‌‌‍ ‌‍ ‍‌ ​ ​‍‌‌​ ‌‌‌​​‍‌‌ ‌‍‍ ‌‍‌‌‌ ‍‌​‍‌‌​ ​ ‌​‌​​‍‌‌​ ​ ‌​‌​​‍‌‌​ ​‍​ ​‍‌‍‌‍‌‍‌‌‌‍‌‍‌‍​ ​ ‌ ​ ‌​​ ‌​‌‍‌​​ ‌ ‌‍​ ‌‍‌‍​ ‌‌​‍‌‌​ ​‍​ ​‍​‍‌‌​ ‌‌‌​‌​​‍ ‍‌‍​ ‌‍‍​‌‍‍‌‌‍ ​‌‍‌​‌ ​‍‌‍‌‌‌‍ ‍​‍‌‌​ ‌‌‌​​‍‌‌ ‌‍‍ ‌‍‌‌‌ ‍‌​‍‌‌​ ​ ‌​‌​​‍‌‌​ ​ ‌​‌​​‍‌‌​ ​‍​ ​‍‌‍​‌​ ‍​​ ‌ ‌‍‌‌‌‍‌​‌‍​‌​ ​‌​ ‌ ​ ​ ​ ​‍‌‍​‌​ ‌​​‍‌‌​ ​‍​ ​‍​‍‌‌​ ‌‌‌​‌​​‍ ‍‌ ‌​‌‍‌‌‌ ‍​‌ ‌​​‍‌‍‌ ​​‌‍‌‌‌ ​‍‌ ​ ‌ ​​‌‍‌‌‌‍​ ‌ ‌​‌‍‍‌‌ ‌‍‌‍‌‌​ ‌‌ ​​‌ ‌‌‌‍​‍‌‍ ​‌‍‍‌‌ ​ ‌‍‍​‌‍‌‌‌‍‌​​‍​‍‌ ‌
Productos
Recetas
Cuido mi despensa
Código de ética